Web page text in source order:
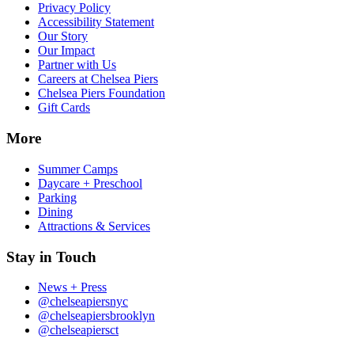
Privacy Policy​​​​‌ ‍ ​‍​‍‌‍ ‌ ​‍‌‍‍‌‌‍‌ ‌‍‍‌‌‍ ‍​‍​‍​ ‍‍​‍​‍‌ ​ ‌‍​‌‌‍ ‍‌‍‍‌‌ ‌​‌ ‍‌​‍ ‍‌‍‍‌‌‍ ​‍​‍​‍ ​​‍​‍‌‍‍​‌ ​‍‌‍‌‌‌‍‌‍​‍​‍​ ‍‍​‍​‍‌‍‍​‌ ‌​‌ ‌​‌ ​​‌ ​ ​ ‍‍​‍ ​‍ ‌‍​ ‌‍‍​‌‍‌‌‌‍ ​‌ ​ ‌‍‌‌‌‍​‌‌ ​​‌‍‍‌‌‍‌‌‌ ​‍‌ ​ ​‍ ‍‌ ​ ‌‍​‌‌‍ ‍‌‍‍‌‌ ‌​‌ ‍‌​‍ ‍‌ ​ ‌ ‌​‌ ‌‌‌‍‌​‌‍‍‌‌‍ ​‍ ‌‍‍‌‌‍ ‍‌ ‌​‌‍‌‌‌‍ ‍‌ ‌​​‍ ‌‍‌‌‌‍‌​‌‍‍‌‌ ‌​​‍ ‌‍ ‌‌‍ ‌‍‌​‌‍‌‌​ ‌‌ ​​‌ ​‍‌‍‌‌‌ ​ ‌‍‌‌‌‍ ‍‌ ‌​‌‍​‌‌ ‌​‌‍‍‌‌‍ ‌‍ ‍​ ‍ ‌‍‍‌‌‍‌​​ ‌‌‍‌‍‌‍ ‌‍ ‌ ‌​‌‍‌‌‌ ​‍​ ‍ ‌ ‌​‌ ‍‌‌ ​​‌‍‌‌​ ‌‌‍‌‍‌‍ ‌‍ ‌ ‌​‌‍‌‌‌ ​‍​ ‍ ‌ ​​‌‍​‌‌ ‌​‌‍‍​​ ‌‌‍​ ‌‍ ‌‍ ​‌ ‌‌‌‍ ‌‌‍ ‍‌ ​ ​‍‌‌​ ‌‌‌​​‍‌‌ ‌‍‍ ‌‍‌‌‌ ‍‌​‍‌‌​ ​ ‌​‌​​‍‌‌​ ​ ‌​‌​​‍‌‌​ ​‍​ ​‍‌‍​ ​ ​ ​ ‌​​ ​​‌‍​ ​ ‌‍‌‍‌​​ ‌​‌‍‌‍‌‍‌‌‌‍‌‌‌‍‌​​‍‌‌​ ​‍​ ​‍​‍‌‌​ ‌‌‌​‌​​‍ ‍‌‍ ​‌‍‍‌‌‍ ‍‌‍‍ ‌ ​ ​‍‌‌​ ‌‌‌​​‍‌‌ ‌‍‍ ‌‍‌‌‌ ‍‌​‍‌‌​ ​ ‌​‌​​‍‌‌​ ​ ‌​‌​​‍‌‌​ ​‍​ ​‍​ ​​​ ‍‌‌‍‌‌​ ‍​​ ‍‌​ ​‍‌‍​‍‌‍​‍​ ​‍​ ‍​‌‍​‌​ ​​​‍‌‌​ ​‍​ ​‍​‍‌‌​ ‌‌‌​‌​​‍ ‍‌‍ ‍‌‍​‌‌‍ ‌‌‍‌‌​ ‌‍​‍‌‍​‌‌ ​ ‌‍‌‌‌‌‌‌‌ ​‍‌‍ ​​ ‌‌‍‍​‌ ‌​‌ ‌​‌ ​​‌ ​ ​‍‌‌​ ​ ‌​​‌​‍‌‌​ ​‍‌​‌‍​‍‌‌​ ​‍‌​‌‍‌‍​ ‌‍‍​‌‍‌‌‌‍ ​‌ ​ ‌‍‌‌‌‍​‌‌ ​​‌‍‍‌‌‍‌‌‌ ​‍‌ ​ ​‍ ‍‌ ​ ‌‍​‌‌‍ ‍‌‍‍‌‌ ‌​‌ ‍‌​‍ ‍‌ ​ ‌ ‌​‌ ‌‌‌‍‌​‌‍‍‌‌‍ ​‍‌‍‌‍‍‌‌‍‌​​ ‌‌‍‌‍‌‍ ‌‍ ‌ ‌​‌‍‌‌‌ ​‍​‍‌‍‌ ‌​‌ ‍‌‌ ​​‌‍‌‌​ ‌‌‍‌‍‌‍ ‌‍ ‌ ‌​‌‍‌‌‌ ​‍​‍‌‍‌ ​​‌‍​‌‌ ‌​‌‍‍​​ ‌‌‍​ ‌‍ ‌‍ ​‌ ‌‌‌‍ ‌‌‍ ‍‌ ​ ​‍‌‌​ ‌‌‌​​‍‌‌ ‌‍‍ ‌‍‌‌‌ ‍‌​‍‌‌​ ​ ‌​‌​​‍‌‌​ ​ ‌​‌​​‍‌‌​ ​‍​ ​‍‌‍​ ​ ​ ​ ‌​​ ​​‌‍​ ​ ‌‍‌‍‌​​ ‌​‌‍‌‍‌‍‌‌‌‍‌‌‌‍‌​​‍‌‌​ ​‍​ ​‍​‍‌‌​ ‌‌‌​‌​​‍ ‍‌‍ ​‌‍‍‌‌‍ ‍‌‍‍ ‌ ​ ​‍‌‌​ ‌‌‌​​‍‌‌ ‌‍‍ ‌‍‌‌‌ ‍‌​‍‌‌​ ​ ‌​‌​​‍‌‌​ ​ ‌​‌​​‍‌‌​ ​‍​ ​‍​ ​​​ ‍‌‌‍‌‌​ ‍​​ ‍‌​ ​‍‌‍​‍‌‍​‍​ ​‍​ ‍​‌‍​‌​ ​​​‍‌‌​ ​‍​ ​‍​‍‌‌​ ‌‌‌​‌​​‍ ‍‌‍ ‍‌‍​‌‌‍ ‌‌‍‌‌​‍‌‍‌ ​​‌‍‌‌‌ ​‍‌ ​ ‌ ​​‌‍‌‌‌‍​ ‌ ‌​‌‍‍‌‌ ‌‍‌‍‌‌​ ‌‌ ​​‌ ‌‌‌‍​‍‌‍ ​‌‍‍‌‌ ​ ‌‍‍​‌‍‌‌‌‍‌​​‍​‍‌ ‌
Accessibility Statement​​​​‌ ‍ ​‍​‍‌‍ ‌ ​‍‌‍‍‌‌‍‌ ‌‍‍‌‌‍ ‍​‍​‍​ ‍‍​‍​‍‌ ​ ‌‍​‌‌‍ ‍‌‍‍‌‌ ‌​‌ ‍‌​‍ ‍‌‍‍‌‌‍ ​‍​‍​‍ ​​‍​‍‌‍‍​‌ ​‍‌‍‌‌‌‍‌‍​‍​‍​ ‍‍​‍​‍‌‍‍​‌ ‌​‌ ‌​‌ ​​‌ ​ ​ ‍‍​‍ ​‍ ‌‍​ ‌‍‍​‌‍‌‌‌‍ ​‌ ​ ‌‍‌‌‌‍​‌‌ ​​‌‍‍‌‌‍‌‌‌ ​‍‌ ​ ​‍ ‍‌ ​ ‌‍​‌‌‍ ‍‌‍‍‌‌ ‌​‌ ‍‌​‍ ‍‌ ​ ‌ ‌​‌ ‌‌‌‍‌​‌‍‍‌‌‍ ​‍ ‌‍‍‌‌‍ ‍‌ ‌​‌‍‌‌‌‍ ‍‌ ‌​​‍ ‌‍‌‌‌‍‌​‌‍‍‌‌ ‌​​‍ ‌‍ ‌‌‍ ‌‍‌​‌‍‌‌​ ‌‌ ​​‌ ​‍‌‍‌‌‌ ​ ‌‍‌‌‌‍ ‍‌ ‌​‌‍​‌‌ ‌​‌‍‍‌‌‍ ‌‍ ‍​ ‍ ‌‍‍‌‌‍‌​​ ‌‌‍‌‍‌‍ ‌‍ ‌ ‌​‌‍‌‌‌ ​‍​ ‍ ‌ ‌​‌ ‍‌‌ ​​‌‍‌‌​ ‌‌‍‌‍‌‍ ‌‍ ‌ ‌​‌‍‌‌‌ ​‍​ ‍ ‌ ​​‌‍​‌‌ ‌​‌‍‍​​ ‌‌‍​ ‌‍ ‌‍ ​‌ ‌‌‌‍ ‌‌‍ ‍‌ ​ ​‍‌‌​ ‌‌‌​​‍‌‌ ‌‍‍ ‌‍‌‌‌ ‍‌​‍‌‌​ ​ ‌​‌​​‍‌‌​ ​ ‌​‌​​‍‌‌​ ​‍​ ​‍‌‍​ ​ ​ ​ ‌​​ ​​‌‍​ ​ ‌‍‌‍‌​​ ‌​‌‍‌‍‌‍‌‌‌‍‌‌‌‍‌​​‍‌‌​ ​‍​ ​‍​‍‌‌​ ‌‌‌​‌​​‍ ‍‌‍ ​‌‍‍‌‌‍ ‍‌‍‍ ‌ ​ ​‍‌‌​ ‌‌‌​​‍‌‌ ‌‍‍ ‌‍‌‌‌ ‍‌​‍‌‌​ ​ ‌​‌​​‍‌‌​ ​ ‌​‌​​‍‌‌​ ​‍​ ​‍​ ​ ​ ‌‍​ ‌ ​ ​ ‌‍​‌​ ‌‍​ ‌ ​ ‍‌​ ​‌​ ‌‍‌‍‌​​ ​​​‍‌‌​ ​‍​ ​‍​‍‌‌​ ‌‌‌​‌​​‍ ‍‌‍ ‍‌‍​‌‌‍ ‌‌‍‌‌​ ‌‍​‍‌‍​‌‌ ​ ‌‍‌‌‌‌‌‌‌ ​‍‌‍ ​​ ‌‌‍‍​‌ ‌​‌ ‌​‌ ​​‌ ​ ​‍‌‌​ ​ ‌​​‌​‍‌‌​ ​‍‌​‌‍​‍‌‌​ ​‍‌​‌‍‌‍​ ‌‍‍​‌‍‌‌‌‍ ​‌ ​ ‌‍‌‌‌‍​‌‌ ​​‌‍‍‌‌‍‌‌‌ ​‍‌ ​ ​‍ ‍‌ ​ ‌‍​‌‌‍ ‍‌‍‍‌‌ ‌​‌ ‍‌​‍ ‍‌ ​ ‌ ‌​‌ ‌‌‌‍‌​‌‍‍‌‌‍ ​‍‌‍‌‍‍‌‌‍‌​​ ‌‌‍‌‍‌‍ ‌‍ ‌ ‌​‌‍‌‌‌ ​‍​‍‌‍‌ ‌​‌ ‍‌‌ ​​‌‍‌‌​ ‌‌‍‌‍‌‍ ‌‍ ‌ ‌​‌‍‌‌‌ ​‍​‍‌‍‌ ​​‌‍​‌‌ ‌​‌‍‍​​ ‌‌‍​ ‌‍ ‌‍ ​‌ ‌‌‌‍ ‌‌‍ ‍‌ ​ ​‍‌‌​ ‌‌‌​​‍‌‌ ‌‍‍ ‌‍‌‌‌ ‍‌​‍‌‌​ ​ ‌​‌​​‍‌‌​ ​ ‌​‌​​‍‌‌​ ​‍​ ​‍‌‍​ ​ ​ ​ ‌​​ ​​‌‍​ ​ ‌‍‌‍‌​​ ‌​‌‍‌‍‌‍‌‌‌‍‌‌‌‍‌​​‍‌‌​ ​‍​ ​‍​‍‌‌​ ‌‌‌​‌​​‍ ‍‌‍ ​‌‍‍‌‌‍ ‍‌‍‍ ‌ ​ ​‍‌‌​ ‌‌‌​​‍‌‌ ‌‍‍ ‌‍‌‌‌ ‍‌​‍‌‌​ ​ ‌​‌​​‍‌‌​ ​ ‌​‌​​‍‌‌​ ​‍​ ​‍​ ​ ​ ‌‍​ ‌ ​ ​ ‌‍​‌​ ‌‍​ ‌ ​ ‍‌​ ​‌​ ‌‍‌‍‌​​ ​​​‍‌‌​ ​‍​ ​‍​‍‌‌​ ‌‌‌​‌​​‍ ‍‌‍ ‍‌‍​‌‌‍ ‌‌‍‌‌​‍‌‍‌ ​​‌‍‌‌‌ ​‍‌ ​ ‌ ​​‌‍‌‌‌‍​ ‌ ‌​‌‍‍‌‌ ‌‍‌‍‌‌​ ‌‌ ​​‌ ‌‌‌‍​‍‌‍ ​‌‍‍‌‌ ​ ‌‍‍​‌‍‌‌‌‍‌​​‍​‍‌ ‌
Our Story​​​​‌ ‍ ​‍​‍‌‍ ‌ ​‍‌‍‍‌‌‍‌ ‌‍‍‌‌‍ ‍​‍​‍​ ‍‍​‍​‍‌ ​ ‌‍​‌‌‍ ‍‌‍‍‌‌ ‌​‌ ‍‌​‍ ‍‌‍‍‌‌‍ ​‍​‍​‍ ​​‍​‍‌‍‍​‌ ​‍‌‍‌‌‌‍‌‍​‍​‍​ ‍‍​‍​‍‌‍‍​‌ ‌​‌ ‌​‌ ​​‌ ​ ​ ‍‍​‍ ​‍ ‌‍​ ‌‍‍​‌‍‌‌‌‍ ​‌ ​ ‌‍‌‌‌‍​‌‌ ​​‌‍‍‌‌‍‌‌‌ ​‍‌ ​ ​‍ ‍‌ ​ ‌‍​‌‌‍ ‍‌‍‍‌‌ ‌​‌ ‍‌​‍ ‍‌ ​ ‌ ‌​‌ ‌‌‌‍‌​‌‍‍‌‌‍ ​‍ ‌‍‍‌‌‍ ‍‌ ‌​‌‍‌‌‌‍ ‍‌ ‌​​‍ ‌‍‌‌‌‍‌​‌‍‍‌‌ ‌​​‍ ‌‍ ‌‌‍ ‌‍‌​‌‍‌‌​ ‌‌ ​​‌ ​‍‌‍‌‌‌ ​ ‌‍‌‌‌‍ ‍‌ ‌​‌‍​‌‌ ‌​‌‍‍‌‌‍ ‌‍ ‍​ ‍ ‌‍‍‌‌‍‌​​ ‌‌‍‌‍‌‍ ‌‍ ‌ ‌​‌‍‌‌‌ ​‍​ ‍ ‌ ‌​‌ ‍‌‌ ​​‌‍‌‌​ ‌‌‍‌‍‌‍ ‌‍ ‌ ‌​‌‍‌‌‌ ​‍​ ‍ ‌ ​​‌‍​‌‌ ‌​‌‍‍​​ ‌‌‍​ ‌‍ ‌‍ ​‌ ‌‌‌‍ ‌‌‍ ‍‌ ​ ​‍‌‌​ ‌‌‌​​‍‌‌ ‌‍‍ ‌‍‌‌‌ ‍‌​‍‌‌​ ​ ‌​‌​​‍‌‌​ ​ ‌​‌​​‍‌‌​ ​‍​ ​‍‌‍​ ​ ​ ​ ‌​​ ​​‌‍​ ​ ‌‍‌‍‌​​ ‌​‌‍‌‍‌‍‌‌‌‍‌‌‌‍‌​​‍‌‌​ ​‍​ ​‍​‍‌‌​ ‌‌‌​‌​​‍ ‍‌‍ ​‌‍‍‌‌‍ ‍‌‍‍ ‌ ​ ​‍‌‌​ ‌‌‌​​‍‌‌ ‌‍‍ ‌‍‌‌‌ ‍‌​‍‌‌​ ​ ‌​‌​​‍‌‌​ ​ ‌​‌​​‍‌‌​ ​‍​ ​‍‌‍‌‍​ ​ ​ ‌‌‌‍‌​‌‍​ ​ ​​​ ​ ​ ‌‍​ ‌‍​ ​ ‌‍​‍​ ​‍​‍‌‌​ ​‍​ ​‍​‍‌‌​ ‌‌‌​‌​​‍ ‍‌‍ ‍‌‍​‌‌‍ ‌‌‍‌‌​ ‌‍​‍‌‍​‌‌ ​ ‌‍‌‌‌‌‌‌‌ ​‍‌‍ ​​ ‌‌‍‍​‌ ‌​‌ ‌​‌ ​​‌ ​ ​‍‌‌​ ​ ‌​​‌​‍‌‌​ ​‍‌​‌‍​‍‌‌​ ​‍‌​‌‍‌‍​ ‌‍‍​‌‍‌‌‌‍ ​‌ ​ ‌‍‌‌‌‍​‌‌ ​​‌‍‍‌‌‍‌‌‌ ​‍‌ ​ ​‍ ‍‌ ​ ‌‍​‌‌‍ ‍‌‍‍‌‌ ‌​‌ ‍‌​‍ ‍‌ ​ ‌ ‌​‌ ‌‌‌‍‌​‌‍‍‌‌‍ ​‍‌‍‌‍‍‌‌‍‌​​ ‌‌‍‌‍‌‍ ‌‍ ‌ ‌​‌‍‌‌‌ ​‍​‍‌‍‌ ‌​‌ ‍‌‌ ​​‌‍‌‌​ ‌‌‍‌‍‌‍ ‌‍ ‌ ‌​‌‍‌‌‌ ​‍​‍‌‍‌ ​​‌‍​‌‌ ‌​‌‍‍​​ ‌‌‍​ ‌‍ ‌‍ ​‌ ‌‌‌‍ ‌‌‍ ‍‌ ​ ​‍‌‌​ ‌‌‌​​‍‌‌ ‌‍‍ ‌‍‌‌‌ ‍‌​‍‌‌​ ​ ‌​‌​​‍‌‌​ ​ ‌​‌​​‍‌‌​ ​‍​ ​‍‌‍​ ​ ​ ​ ‌​​ ​​‌‍​ ​ ‌‍‌‍‌​​ ‌​‌‍‌‍‌‍‌‌‌‍‌‌‌‍‌​​‍‌‌​ ​‍​ ​‍​‍‌‌​ ‌‌‌​‌​​‍ ‍‌‍ ​‌‍‍‌‌‍ ‍‌‍‍ ‌ ​ ​‍‌‌​ ‌‌‌​​‍‌‌ ‌‍‍ ‌‍‌‌‌ ‍‌​‍‌‌​ ​ ‌​‌​​‍‌‌​ ​ ‌​‌​​‍‌‌​ ​‍​ ​‍‌‍‌‍​ ​ ​ ‌‌‌‍‌​‌‍​ ​ ​​​ ​ ​ ‌‍​ ‌‍​ ​ ‌‍​‍​ ​‍​‍‌‌​ ​‍​ ​‍​‍‌‌​ ‌‌‌​‌​​‍ ‍‌‍ ‍‌‍​‌‌‍ ‌‌‍‌‌​‍‌‍‌ ​​‌‍‌‌‌ ​‍‌ ​ ‌ ​​‌‍‌‌‌‍​ ‌ ‌​‌‍‍‌‌ ‌‍‌‍‌‌​ ‌‌ ​​‌ ‌‌‌‍​‍‌‍ ​‌‍‍‌‌ ​ ‌‍‍​‌‍‌‌‌‍‌​​‍​‍‌ ‌
Our Impact​​​​‌ ‍ ​‍​‍‌‍ ‌ ​‍‌‍‍‌‌‍‌ ‌‍‍‌‌‍ ‍​‍​‍​ ‍‍​‍​‍‌ ​ ‌‍​‌‌‍ ‍‌‍‍‌‌ ‌​‌ ‍‌​‍ ‍‌‍‍‌‌‍ ​‍​‍​‍ ​​‍​‍‌‍‍​‌ ​‍‌‍‌‌‌‍‌‍​‍​‍​ ‍‍​‍​‍‌‍‍​‌ ‌​‌ ‌​‌ ​​‌ ​ ​ ‍‍​‍ ​‍ ‌‍​ ‌‍‍​‌‍‌‌‌‍ ​‌ ​ ‌‍‌‌‌‍​‌‌ ​​‌‍‍‌‌‍‌‌‌ ​‍‌ ​ ​‍ ‍‌ ​ ‌‍​‌‌‍ ‍‌‍‍‌‌ ‌​‌ ‍‌​‍ ‍‌ ​ ‌ ‌​‌ ‌‌‌‍‌​‌‍‍‌‌‍ ​‍ ‌‍‍‌‌‍ ‍‌ ‌​‌‍‌‌‌‍ ‍‌ ‌​​‍ ‌‍‌‌‌‍‌​‌‍‍‌‌ ‌​​‍ ‌‍ ‌‌‍ ‌‍‌​‌‍‌‌​ ‌‌ ​​‌ ​‍‌‍‌‌‌ ​ ‌‍‌‌‌‍ ‍‌ ‌​‌‍​‌‌ ‌​‌‍‍‌‌‍ ‌‍ ‍​ ‍ ‌‍‍‌‌‍‌​​ ‌‌‍‌‍‌‍ ‌‍ ‌ ‌​‌‍‌‌‌ ​‍​ ‍ ‌ ‌​‌ ‍‌‌ ​​‌‍‌‌​ ‌‌‍‌‍‌‍ ‌‍ ‌ ‌​‌‍‌‌‌ ​‍​ ‍ ‌ ​​‌‍​‌‌ ‌​‌‍‍​​ ‌‌‍​ ‌‍ ‌‍ ​‌ ‌‌‌‍ ‌‌‍ ‍‌ ​ ​‍‌‌​ ‌‌‌​​‍‌‌ ‌‍‍ ‌‍‌‌‌ ‍‌​‍‌‌​ ​ ‌​‌​​‍‌‌​ ​ ‌​‌​​‍‌‌​ ​‍​ ​‍‌‍​ ​ ​ ​ ‌​​ ​​‌‍​ ​ ‌‍‌‍‌​​ ‌​‌‍‌‍‌‍‌‌‌‍‌‌‌‍‌​​‍‌‌​ ​‍​ ​‍​‍‌‌​ ‌‌‌​‌​​‍ ‍‌‍ ​‌‍‍‌‌‍ ‍‌‍‍ ‌ ​ ​‍‌‌​ ‌‌‌​​‍‌‌ ‌‍‍ ‌‍‌‌‌ ‍‌​‍‌‌​ ​ ‌​‌​​‍‌‌​ ​ ‌​‌​​‍‌‌​ ​‍​ ​‍‌‍‌‍​ ‍‌​ ​ ‌‍​‌​ ‌​​ ​‌‌‍​‌​ ​​‌‍‌‌​ ‌‍‌‍‌​​ ‌ ​‍‌‌​ ​‍​ ​‍​‍‌‌​ ‌‌‌​‌​​‍ ‍‌‍ ‍‌‍​‌‌‍ ‌‌‍‌‌​ ‌‍​‍‌‍​‌‌ ​ ‌‍‌‌‌‌‌‌‌ ​‍‌‍ ​​ ‌‌‍‍​‌ ‌​‌ ‌​‌ ​​‌ ​ ​‍‌‌​ ​ ‌​​‌​‍‌‌​ ​‍‌​‌‍​‍‌‌​ ​‍‌​‌‍‌‍​ ‌‍‍​‌‍‌‌‌‍ ​‌ ​ ‌‍‌‌‌‍​‌‌ ​​‌‍‍‌‌‍‌‌‌ ​‍‌ ​ ​‍ ‍‌ ​ ‌‍​‌‌‍ ‍‌‍‍‌‌ ‌​‌ ‍‌​‍ ‍‌ ​ ‌ ‌​‌ ‌‌‌‍‌​‌‍‍‌‌‍ ​‍‌‍‌‍‍‌‌‍‌​​ ‌‌‍‌‍‌‍ ‌‍ ‌ ‌​‌‍‌‌‌ ​‍​‍‌‍‌ ‌​‌ ‍‌‌ ​​‌‍‌‌​ ‌‌‍‌‍‌‍ ‌‍ ‌ ‌​‌‍‌‌‌ ​‍​‍‌‍‌ ​​‌‍​‌‌ ‌​‌‍‍​​ ‌‌‍​ ‌‍ ‌‍ ​‌ ‌‌‌‍ ‌‌‍ ‍‌ ​ ​‍‌‌​ ‌‌‌​​‍‌‌ ‌‍‍ ‌‍‌‌‌ ‍‌​‍‌‌​ ​ ‌​‌​​‍‌‌​ ​ ‌​‌​​‍‌‌​ ​‍​ ​‍‌‍​ ​ ​ ​ ‌​​ ​​‌‍​ ​ ‌‍‌‍‌​​ ‌​‌‍‌‍‌‍‌‌‌‍‌‌‌‍‌​​‍‌‌​ ​‍​ ​‍​‍‌‌​ ‌‌‌​‌​​‍ ‍‌‍ ​‌‍‍‌‌‍ ‍‌‍‍ ‌ ​ ​‍‌‌​ ‌‌‌​​‍‌‌ ‌‍‍ ‌‍‌‌‌ ‍‌​‍‌‌​ ​ ‌​‌​​‍‌‌​ ​ ‌​‌​​‍‌‌​ ​‍​ ​‍‌‍‌‍​ ‍‌​ ​ ‌‍​‌​ ‌​​ ​‌‌‍​‌​ ​​‌‍‌‌​ ‌‍‌‍‌​​ ‌ ​‍‌‌​ ​‍​ ​‍​‍‌‌​ ‌‌‌​‌​​‍ ‍‌‍ ‍‌‍​‌‌‍ ‌‌‍‌‌​‍‌‍‌ ​​‌‍‌‌‌ ​‍‌ ​ ‌ ​​‌‍‌‌‌‍​ ‌ ‌​‌‍‍‌‌ ‌‍‌‍‌‌​ ‌‌ ​​‌ ‌‌‌‍​‍‌‍ ​‌‍‍‌‌ ​ ‌‍‍​‌‍‌‌‌‍‌​​‍​‍‌ ‌
Partner with Us​​​​‌ ‍ ​‍​‍‌‍ ‌ ​‍‌‍‍‌‌‍‌ ‌‍‍‌‌‍ ‍​‍​‍​ ‍‍​‍​‍‌ ​ ‌‍​‌‌‍ ‍‌‍‍‌‌ ‌​‌ ‍‌​‍ ‍‌‍‍‌‌‍ ​‍​‍​‍ ​​‍​‍‌‍‍​‌ ​‍‌‍‌‌‌‍‌‍​‍​‍​ ‍‍​‍​‍‌‍‍​‌ ‌​‌ ‌​‌ ​​‌ ​ ​ ‍‍​‍ ​‍ ‌‍​ ‌‍‍​‌‍‌‌‌‍ ​‌ ​ ‌‍‌‌‌‍​‌‌ ​​‌‍‍‌‌‍‌‌‌ ​‍‌ ​ ​‍ ‍‌ ​ ‌‍​‌‌‍ ‍‌‍‍‌‌ ‌​‌ ‍‌​‍ ‍‌ ​ ‌ ‌​‌ ‌‌‌‍‌​‌‍‍‌‌‍ ​‍ ‌‍‍‌‌‍ ‍‌ ‌​‌‍‌‌‌‍ ‍‌ ‌​​‍ ‌‍‌‌‌‍‌​‌‍‍‌‌ ‌​​‍ ‌‍ ‌‌‍ ‌‍‌​‌‍‌‌​ ‌‌ ​​‌ ​‍‌‍‌‌‌ ​ ‌‍‌‌‌‍ ‍‌ ‌​‌‍​‌‌ ‌​‌‍‍‌‌‍ ‌‍ ‍​ ‍ ‌‍‍‌‌‍‌​​ ‌‌‍‌‍‌‍ ‌‍ ‌ ‌​‌‍‌‌‌ ​‍​ ‍ ‌ ‌​‌ ‍‌‌ ​​‌‍‌‌​ ‌‌‍‌‍‌‍ ‌‍ ‌ ‌​‌‍‌‌‌ ​‍​ ‍ ‌ ​​‌‍​‌‌ ‌​‌‍‍​​ ‌‌‍​ ‌‍ ‌‍ ​‌ ‌‌‌‍ ‌‌‍ ‍‌ ​ ​‍‌‌​ ‌‌‌​​‍‌‌ ‌‍‍ ‌‍‌‌‌ ‍‌​‍‌‌​ ​ ‌​‌​​‍‌‌​ ​ ‌​‌​​‍‌‌​ ​‍​ ​‍‌‍​ ​ ​ ​ ‌​​ ​​‌‍​ ​ ‌‍‌‍‌​​ ‌​‌‍‌‍‌‍‌‌‌‍‌‌‌‍‌​​‍‌‌​ ​‍​ ​‍​‍‌‌​ ‌‌‌​‌​​‍ ‍‌‍ ​‌‍‍‌‌‍ ‍‌‍‍ ‌ ​ ​‍‌‌​ ‌‌‌​​‍‌‌ ‌‍‍ ‌‍‌‌‌ ‍‌​‍‌‌​ ​ ‌​‌​​‍‌‌​ ​ ‌​‌​​‍‌‌​ ​‍​ ​‍‌‍‌‌‌‍‌‌​ ​‌‌‍​ ‌‍​ ​ ​​‌‍‌​‌‍‌‌‌‍​‍‌‍​‌​ ‍​‌‍‌‌‌‍​‍‌‍​‍‌‍‌‍​ ‍​‌‍‌‍‌‍‌​​ ​‌‌‍‌‌​ ​​​ ​ ​ ​​​ ‌‌​ ‍‌​ ​ ​ ‍‌​ ‌ ‌‍​‌​ ‍‌‌‍‌​​ ​​​‍‌‌​ ​‍​ ​‍​‍‌‌​ ‌‌‌​‌​​‍ ‍‌‍ ‍‌‍​‌‌‍ ‌‌‍‌‌​ ‌‍​‍‌‍​‌‌ ​ ‌‍‌‌‌‌‌‌‌ ​‍‌‍ ​​ ‌‌‍‍​‌ ‌​‌ ‌​‌ ​​‌ ​ ​‍‌‌​ ​ ‌​​‌​‍‌‌​ ​‍‌​‌‍​‍‌‌​ ​‍‌​‌‍‌‍​ ‌‍‍​‌‍‌‌‌‍ ​‌ ​ ‌‍‌‌‌‍​‌‌ ​​‌‍‍‌‌‍‌‌‌ ​‍‌ ​ ​‍ ‍‌ ​ ‌‍​‌‌‍ ‍‌‍‍‌‌ ‌​‌ ‍‌​‍ ‍‌ ​ ‌ ‌​‌ ‌‌‌‍‌​‌‍‍‌‌‍ ​‍‌‍‌‍‍‌‌‍‌​​ ‌‌‍‌‍‌‍ ‌‍ ‌ ‌​‌‍‌‌‌ ​‍​‍‌‍‌ ‌​‌ ‍‌‌ ​​‌‍‌‌​ ‌‌‍‌‍‌‍ ‌‍ ‌ ‌​‌‍‌‌‌ ​‍​‍‌‍‌ ​​‌‍​‌‌ ‌​‌‍‍​​ ‌‌‍​ ‌‍ ‌‍ ​‌ ‌‌‌‍ ‌‌‍ ‍‌ ​ ​‍‌‌​ ‌‌‌​​‍‌‌ ‌‍‍ ‌‍‌‌‌ ‍‌​‍‌‌​ ​ ‌​‌​​‍‌‌​ ​ ‌​‌​​‍‌‌​ ​‍​ ​‍‌‍​ ​ ​ ​ ‌​​ ​​‌‍​ ​ ‌‍‌‍‌​​ ‌​‌‍‌‍‌‍‌‌‌‍‌‌‌‍‌​​‍‌‌​ ​‍​ ​‍​‍‌‌​ ‌‌‌​‌​​‍ ‍‌‍ ​‌‍‍‌‌‍ ‍‌‍‍ ‌ ​ ​‍‌‌​ ‌‌‌​​‍‌‌ ‌‍‍ ‌‍‌‌‌ ‍‌​‍‌‌​ ​ ‌​‌​​‍‌‌​ ​ ‌​‌​​‍‌‌​ ​‍​ ​‍‌‍‌‌‌‍‌‌​ ​‌‌‍​ ‌‍​ ​ ​​‌‍‌​‌‍‌‌‌‍​‍‌‍​‌​ ‍​‌‍‌‌‌‍​‍‌‍​‍‌‍‌‍​ ‍​‌‍‌‍‌‍‌​​ ​‌‌‍‌‌​ ​​​ ​ ​ ​​​ ‌‌​ ‍‌​ ​ ​ ‍‌​ ‌ ‌‍​‌​ ‍‌‌‍‌​​ ​​​‍‌‌​ ​‍​ ​‍​‍‌‌​ ‌‌‌​‌​​‍ ‍‌‍ ‍‌‍​‌‌‍ ‌‌‍‌‌​‍‌‍‌ ​​‌‍‌‌‌ ​‍‌ ​ ‌ ​​‌‍‌‌‌‍​ ‌ ‌​‌‍‍‌‌ ‌‍‌‍‌‌​ ‌‌ ​​‌ ‌‌‌‍​‍‌‍ ​‌‍‍‌‌ ​ ‌‍‍​‌‍‌‌‌‍‌​​‍​‍‌ ‌
Careers at Chelsea Piers​​​​‌ ‍ ​‍​‍‌‍ ‌ ​‍‌‍‍‌‌‍‌ ‌‍‍‌‌‍ ‍​‍​‍​ ‍‍​‍​‍‌ ​ ‌‍​‌‌‍ ‍‌‍‍‌‌ ‌​‌ ‍‌​‍ ‍‌‍‍‌‌‍ ​‍​‍​‍ ​​‍​‍‌‍‍​‌ ​‍‌‍‌‌‌‍‌‍​‍​‍​ ‍‍​‍​‍‌‍‍​‌ ‌​‌ ‌​‌ ​​‌ ​ ​ ‍‍​‍ ​‍ ‌‍​ ‌‍‍​‌‍‌‌‌‍ ​‌ ​ ‌‍‌‌‌‍​‌‌ ​​‌‍‍‌‌‍‌‌‌ ​‍‌ ​ ​‍ ‍‌ ​ ‌‍​‌‌‍ ‍‌‍‍‌‌ ‌​‌ ‍‌​‍ ‍‌ ​ ‌ ‌​‌ ‌‌‌‍‌​‌‍‍‌‌‍ ​‍ ‌‍‍‌‌‍ ‍‌ ‌​‌‍‌‌‌‍ ‍‌ ‌​​‍ ‌‍‌‌‌‍‌​‌‍‍‌‌ ‌​​‍ ‌‍ ‌‌‍ ‌‍‌​‌‍‌‌​ ‌‌ ​​‌ ​‍‌‍‌‌‌ ​ ‌‍‌‌‌‍ ‍‌ ‌​‌‍​‌‌ ‌​‌‍‍‌‌‍ ‌‍ ‍​ ‍ ‌‍‍‌‌‍‌​​ ‌‌‍‌‍‌‍ ‌‍ ‌ ‌​‌‍‌‌‌ ​‍​ ‍ ‌ ‌​‌ ‍‌‌ ​​‌‍‌‌​ ‌‌‍‌‍‌‍ ‌‍ ‌ ‌​‌‍‌‌‌ ​‍​ ‍ ‌ ​​‌‍​‌‌ ‌​‌‍‍​​ ‌‌‍​ ‌‍ ‌‍ ​‌ ‌‌‌‍ ‌‌‍ ‍‌ ​ ​‍‌‌​ ‌‌‌​​‍‌‌ ‌‍‍ ‌‍‌‌‌ ‍‌​‍‌‌​ ​ ‌​‌​​‍‌‌​ ​ ‌​‌​​‍‌‌​ ​‍​ ​‍‌‍​ ​ ​ ​ ‌​​ ​​‌‍​ ​ ‌‍‌‍‌​​ ‌​‌‍‌‍‌‍‌‌‌‍‌‌‌‍‌​​‍‌‌​ ​‍​ ​‍​‍‌‌​ ‌‌‌​‌​​‍ ‍‌‍ ​‌‍‍‌‌‍ ‍‌‍‍ ‌ ​ ​‍‌‌​ ‌‌‌​​‍‌‌ ‌‍‍ ‌‍‌‌‌ ‍‌​‍‌‌​ ​ ‌​‌​​‍‌‌​ ​ ‌​‌​​‍‌‌​ ​‍​ ​‍​ ‌​​ ‍‌​ ​ ​ ‍​‌‍‌‌​ ​​​ ‍​​ ‌‍‌‍​‌​ ​ ‌‍​‍‌‍​ ​‍‌‌​ ​‍​ ​‍​‍‌‌​ ‌‌‌​‌​​‍ ‍‌‍ ‍‌‍​‌‌‍ ‌‌‍‌‌​ ‌‍​‍‌‍​‌‌ ​ ‌‍‌‌‌‌‌‌‌ ​‍‌‍ ​​ ‌‌‍‍​‌ ‌​‌ ‌​‌ ​​‌ ​ ​‍‌‌​ ​ ‌​​‌​‍‌‌​ ​‍‌​‌‍​‍‌‌​ ​‍‌​‌‍‌‍​ ‌‍‍​‌‍‌‌‌‍ ​‌ ​ ‌‍‌‌‌‍​‌‌ ​​‌‍‍‌‌‍‌‌‌ ​‍‌ ​ ​‍ ‍‌ ​ ‌‍​‌‌‍ ‍‌‍‍‌‌ ‌​‌ ‍‌​‍ ‍‌ ​ ‌ ‌​‌ ‌‌‌‍‌​‌‍‍‌‌‍ ​‍‌‍‌‍‍‌‌‍‌​​ ‌‌‍‌‍‌‍ ‌‍ ‌ ‌​‌‍‌‌‌ ​‍​‍‌‍‌ ‌​‌ ‍‌‌ ​​‌‍‌‌​ ‌‌‍‌‍‌‍ ‌‍ ‌ ‌​‌‍‌‌‌ ​‍​‍‌‍‌ ​​‌‍​‌‌ ‌​‌‍‍​​ ‌‌‍​ ‌‍ ‌‍ ​‌ ‌‌‌‍ ‌‌‍ ‍‌ ​ ​‍‌‌​ ‌‌‌​​‍‌‌ ‌‍‍ ‌‍‌‌‌ ‍‌​‍‌‌​ ​ ‌​‌​​‍‌‌​ ​ ‌​‌​​‍‌‌​ ​‍​ ​‍‌‍​ ​ ​ ​ ‌​​ ​​‌‍​ ​ ‌‍‌‍‌​​ ‌​‌‍‌‍‌‍‌‌‌‍‌‌‌‍‌​​‍‌‌​ ​‍​ ​‍​‍‌‌​ ‌‌‌​‌​​‍ ‍‌‍ ​‌‍‍‌‌‍ ‍‌‍‍ ‌ ​ ​‍‌‌​ ‌‌‌​​‍‌‌ ‌‍‍ ‌‍‌‌‌ ‍‌​‍‌‌​ ​ ‌​‌​​‍‌‌​ ​ ‌​‌​​‍‌‌​ ​‍​ ​‍​ ‌​​ ‍‌​ ​ ​ ‍​‌‍‌‌​ ​​​ ‍​​ ‌‍‌‍​‌​ ​ ‌‍​‍‌‍​ ​‍‌‌​ ​‍​ ​‍​‍‌‌​ ‌‌‌​‌​​‍ ‍‌‍ ‍‌‍​‌‌‍ ‌‌‍‌‌​‍‌‍‌ ​​‌‍‌‌‌ ​‍‌ ​ ‌ ​​‌‍‌‌‌‍​ ‌ ‌​‌‍‍‌‌ ‌‍‌‍‌‌​ ‌‌ ​​‌ ‌‌‌‍​‍‌‍ ​‌‍‍‌‌ ​ ‌‍‍​‌‍‌‌‌‍‌​​‍​‍‌ ‌
Chelsea Piers Foundation​​​​‌ ‍ ​‍​‍‌‍ ‌ ​‍‌‍‍‌‌‍‌ ‌‍‍‌‌‍ ‍​‍​‍​ ‍‍​‍​‍‌ ​ ‌‍​‌‌‍ ‍‌‍‍‌‌ ‌​‌ ‍‌​‍ ‍‌‍‍‌‌‍ ​‍​‍​‍ ​​‍​‍‌‍‍​‌ ​‍‌‍‌‌‌‍‌‍​‍​‍​ ‍‍​‍​‍‌‍‍​‌ ‌​‌ ‌​‌ ​​‌ ​ ​ ‍‍​‍ ​‍ ‌‍​ ‌‍‍​‌‍‌‌‌‍ ​‌ ​ ‌‍‌‌‌‍​‌‌ ​​‌‍‍‌‌‍‌‌‌ ​‍‌ ​ ​‍ ‍‌ ​ ‌‍​‌‌‍ ‍‌‍‍‌‌ ‌​‌ ‍‌​‍ ‍‌ ​ ‌ ‌​‌ ‌‌‌‍‌​‌‍‍‌‌‍ ​‍ ‌‍‍‌‌‍ ‍‌ ‌​‌‍‌‌‌‍ ‍‌ ‌​​‍ ‌‍‌‌‌‍‌​‌‍‍‌‌ ‌​​‍ ‌‍ ‌‌‍ ‌‍‌​‌‍‌‌​ ‌‌ ​​‌ ​‍‌‍‌‌‌ ​ ‌‍‌‌‌‍ ‍‌ ‌​‌‍​‌‌ ‌​‌‍‍‌‌‍ ‌‍ ‍​ ‍ ‌‍‍‌‌‍‌​​ ‌‌‍‌‍‌‍ ‌‍ ‌ ‌​‌‍‌‌‌ ​‍​ ‍ ‌ ‌​‌ ‍‌‌ ​​‌‍‌‌​ ‌‌‍‌‍‌‍ ‌‍ ‌ ‌​‌‍‌‌‌ ​‍​ ‍ ‌ ​​‌‍​‌‌ ‌​‌‍‍​​ ‌‌‍​ ‌‍ ‌‍ ​‌ ‌‌‌‍ ‌‌‍ ‍‌ ​ ​‍‌‌​ ‌‌‌​​‍‌‌ ‌‍‍ ‌‍‌‌‌ ‍‌​‍‌‌​ ​ ‌​‌​​‍‌‌​ ​ ‌​‌​​‍‌‌​ ​‍​ ​‍‌‍​ ​ ​ ​ ‌​​ ​​‌‍​ ​ ‌‍‌‍‌​​ ‌​‌‍‌‍‌‍‌‌‌‍‌‌‌‍‌​​‍‌‌​ ​‍​ ​‍​‍‌‌​ ‌‌‌​‌​​‍ ‍‌‍ ​‌‍‍‌‌‍ ‍‌‍‍ ‌ ​ ​‍‌‌​ ‌‌‌​​‍‌‌ ‌‍‍ ‌‍‌‌‌ ‍‌​‍‌‌​ ​ ‌​‌​​‍‌‌​ ​ ‌​‌​​‍‌‌​ ​‍​ ​‍​ ‌ ​ ‌ ​ ‌​​ ‌ ‌‍‌‍​ ‌ ‌‍‌​​ ‍‌​ ​ ​ ‌ ​ ‌ ‌‍‌‌​‍‌‌​ ​‍​ ​‍​‍‌‌​ ‌‌‌​‌​​‍ ‍‌‍ ‍‌‍​‌‌‍ ‌‌‍‌‌​ ‌‍​‍‌‍​‌‌ ​ ‌‍‌‌‌‌‌‌‌ ​‍‌‍ ​​ ‌‌‍‍​‌ ‌​‌ ‌​‌ ​​‌ ​ ​‍‌‌​ ​ ‌​​‌​‍‌‌​ ​‍‌​‌‍​‍‌‌​ ​‍‌​‌‍‌‍​ ‌‍‍​‌‍‌‌‌‍ ​‌ ​ ‌‍‌‌‌‍​‌‌ ​​‌‍‍‌‌‍‌‌‌ ​‍‌ ​ ​‍ ‍‌ ​ ‌‍​‌‌‍ ‍‌‍‍‌‌ ‌​‌ ‍‌​‍ ‍‌ ​ ‌ ‌​‌ ‌‌‌‍‌​‌‍‍‌‌‍ ​‍‌‍‌‍‍‌‌‍‌​​ ‌‌‍‌‍‌‍ ‌‍ ‌ ‌​‌‍‌‌‌ ​‍​‍‌‍‌ ‌​‌ ‍‌‌ ​​‌‍‌‌​ ‌‌‍‌‍‌‍ ‌‍ ‌ ‌​‌‍‌‌‌ ​‍​‍‌‍‌ ​​‌‍​‌‌ ‌​‌‍‍​​ ‌‌‍​ ‌‍ ‌‍ ​‌ ‌‌‌‍ ‌‌‍ ‍‌ ​ ​‍‌‌​ ‌‌‌​​‍‌‌ ‌‍‍ ‌‍‌‌‌ ‍‌​‍‌‌​ ​ ‌​‌​​‍‌‌​ ​ ‌​‌​​‍‌‌​ ​‍​ ​‍‌‍​ ​ ​ ​ ‌​​ ​​‌‍​ ​ ‌‍‌‍‌​​ ‌​‌‍‌‍‌‍‌‌‌‍‌‌‌‍‌​​‍‌‌​ ​‍​ ​‍​‍‌‌​ ‌‌‌​‌​​‍ ‍‌‍ ​‌‍‍‌‌‍ ‍‌‍‍ ‌ ​ ​‍‌‌​ ‌‌‌​​‍‌‌ ‌‍‍ ‌‍‌‌‌ ‍‌​‍‌‌​ ​ ‌​‌​​‍‌‌​ ​ ‌​‌​​‍‌‌​ ​‍​ ​‍​ ‌ ​ ‌ ​ ‌​​ ‌ ‌‍‌‍​ ‌ ‌‍‌​​ ‍‌​ ​ ​ ‌ ​ ‌ ‌‍‌‌​‍‌‌​ ​‍​ ​‍​‍‌‌​ ‌‌‌​‌​​‍ ‍‌‍ ‍‌‍​‌‌‍ ‌‌‍‌‌​‍‌‍‌ ​​‌‍‌‌‌ ​‍‌ ​ ‌ ​​‌‍‌‌‌‍​ ‌ ‌​‌‍‍‌‌ ‌‍‌‍‌‌​ ‌‌ ​​‌ ‌‌‌‍​‍‌‍ ​‌‍‍‌‌ ​ ‌‍‍​‌‍‌‌‌‍‌​​‍​‍‌ ‌
Gift Cards​​​​‌ ‍ ​‍​‍‌‍ ‌ ​‍‌‍‍‌‌‍‌ ‌‍‍‌‌‍ ‍​‍​‍​ ‍‍​‍​‍‌ ​ ‌‍​‌‌‍ ‍‌‍‍‌‌ ‌​‌ ‍‌​‍ ‍‌‍‍‌‌‍ ​‍​‍​‍ ​​‍​‍‌‍‍​‌ ​‍‌‍‌‌‌‍‌‍​‍​‍​ ‍‍​‍​‍‌‍‍​‌ ‌​‌ ‌​‌ ​​‌ ​ ​ ‍‍​‍ ​‍ ‌‍​ ‌‍‍​‌‍‌‌‌‍ ​‌ ​ ‌‍‌‌‌‍​‌‌ ​​‌‍‍‌‌‍‌‌‌ ​‍‌ ​ ​‍ ‍‌ ​ ‌‍​‌‌‍ ‍‌‍‍‌‌ ‌​‌ ‍‌​‍ ‍‌ ​ ‌ ‌​‌ ‌‌‌‍‌​‌‍‍‌‌‍ ​‍ ‌‍‍‌‌‍ ‍‌ ‌​‌‍‌‌‌‍ ‍‌ ‌​​‍ ‌‍‌‌‌‍‌​‌‍‍‌‌ ‌​​‍ ‌‍ ‌‌‍ ‌‍‌​‌‍‌‌​ ‌‌ ​​‌ ​‍‌‍‌‌‌ ​ ‌‍‌‌‌‍ ‍‌ ‌​‌‍​‌‌ ‌​‌‍‍‌‌‍ ‌‍ ‍​ ‍ ‌‍‍‌‌‍‌​​ ‌‌‍‌‍‌‍ ‌‍ ‌ ‌​‌‍‌‌‌ ​‍​ ‍ ‌ ‌​‌ ‍‌‌ ​​‌‍‌‌​ ‌‌‍‌‍‌‍ ‌‍ ‌ ‌​‌‍‌‌‌ ​‍​ ‍ ‌ ​​‌‍​‌‌ ‌​‌‍‍​​ ‌‌‍​ ‌‍ ‌‍ ​‌ ‌‌‌‍ ‌‌‍ ‍‌ ​ ​‍‌‌​ ‌‌‌​​‍‌‌ ‌‍‍ ‌‍‌‌‌ ‍‌​‍‌‌​ ​ ‌​‌​​‍‌‌​ ​ ‌​‌​​‍‌‌​ ​‍​ ​‍‌‍​ ​ ​ ​ ‌​​ ​​‌‍​ ​ ‌‍‌‍‌​​ ‌​‌‍‌‍‌‍‌‌‌‍‌‌‌‍‌​​‍‌‌​ ​‍​ ​‍​‍‌‌​ ‌‌‌​‌​​‍ ‍‌‍ ​‌‍‍‌‌‍ ‍‌‍‍ ‌ ​ ​‍‌‌​ ‌‌‌​​‍‌‌ ‌‍‍ ‌‍‌‌‌ ‍‌​‍‌‌​ ​ ‌​‌​​‍‌‌​ ​ ‌​‌​​‍‌‌​ ​‍​ ​‍‌‍‌​​ ‍​‌‍​ ‌‍​‌​ ‌​​ ‍‌​ ​‌‌‍‌‍​ ‍​​ ​ ​ ​ ​ ​​​‍‌‌​ ​‍​ ​‍​‍‌‌​ ‌‌‌​‌​​‍ ‍‌‍ ‍‌‍​‌‌‍ ‌‌‍‌‌​ ‌‍​‍‌‍​‌‌ ​ ‌‍‌‌‌‌‌‌‌ ​‍‌‍ ​​ ‌‌‍‍​‌ ‌​‌ ‌​‌ ​​‌ ​ ​‍‌‌​ ​ ‌​​‌​‍‌‌​ ​‍‌​‌‍​‍‌‌​ ​‍‌​‌‍‌‍​ ‌‍‍​‌‍‌‌‌‍ ​‌ ​ ‌‍‌‌‌‍​‌‌ ​​‌‍‍‌‌‍‌‌‌ ​‍‌ ​ ​‍ ‍‌ ​ ‌‍​‌‌‍ ‍‌‍‍‌‌ ‌​‌ ‍‌​‍ ‍‌ ​ ‌ ‌​‌ ‌‌‌‍‌​‌‍‍‌‌‍ ​‍‌‍‌‍‍‌‌‍‌​​ ‌‌‍‌‍‌‍ ‌‍ ‌ ‌​‌‍‌‌‌ ​‍​‍‌‍‌ ‌​‌ ‍‌‌ ​​‌‍‌‌​ ‌‌‍‌‍‌‍ ‌‍ ‌ ‌​‌‍‌‌‌ ​‍​‍‌‍‌ ​​‌‍​‌‌ ‌​‌‍‍​​ ‌‌‍​ ‌‍ ‌‍ ​‌ ‌‌‌‍ ‌‌‍ ‍‌ ​ ​‍‌‌​ ‌‌‌​​‍‌‌ ‌‍‍ ‌‍‌‌‌ ‍‌​‍‌‌​ ​ ‌​‌​​‍‌‌​ ​ ‌​‌​​‍‌‌​ ​‍​ ​‍‌‍​ ​ ​ ​ ‌​​ ​​‌‍​ ​ ‌‍‌‍‌​​ ‌​‌‍‌‍‌‍‌‌‌‍‌‌‌‍‌​​‍‌‌​ ​‍​ ​‍​‍‌‌​ ‌‌‌​‌​​‍ ‍‌‍ ​‌‍‍‌‌‍ ‍‌‍‍ ‌ ​ ​‍‌‌​ ‌‌‌​​‍‌‌ ‌‍‍ ‌‍‌‌‌ ‍‌​‍‌‌​ ​ ‌​‌​​‍‌‌​ ​ ‌​‌​​‍‌‌​ ​‍​ ​‍‌‍‌​​ ‍​‌‍​ ‌‍​‌​ ‌​​ ‍‌​ ​‌‌‍‌‍​ ‍​​ ​ ​ ​ ​ ​​​‍‌‌​ ​‍​ ​‍​‍‌‌​ ‌‌‌​‌​​‍ ‍‌‍ ‍‌‍​‌‌‍ ‌‌‍‌‌​‍‌‍‌ ​​‌‍‌‌‌ ​‍‌ ​ ‌ ​​‌‍‌‌‌‍​ ‌ ‌​‌‍‍‌‌ ‌‍‌‍‌‌​ ‌‌ ​​‌ ‌‌‌‍​‍‌‍ ​‌‍‍‌‌ ​ ‌‍‍​‌‍‌‌‌‍‌​​‍​‍‌ ‌
More​​​​‌ ‍ ​‍​‍‌‍ ‌ ​‍‌‍‍‌‌‍‌ ‌‍‍‌‌‍ ‍​‍​‍​ ‍‍​‍​‍‌ ​ ‌‍​‌‌‍ ‍‌‍‍‌‌ ‌​‌ ‍‌​‍ ‍‌‍‍‌‌‍ ​‍​‍​‍ ​​‍​‍‌‍‍​‌ ​‍‌‍‌‌‌‍‌‍​‍​‍​ ‍‍​‍​‍‌‍‍​‌ ‌​‌ ‌​‌ ​​‌ ​ ​ ‍‍​‍ ​‍ ‌‍​ ‌‍‍​‌‍‌‌‌‍ ​‌ ​ ‌‍‌‌‌‍​‌‌ ​​‌‍‍‌‌‍‌‌‌ ​‍‌ ​ ​‍ ‍‌ ​ ‌‍​‌‌‍ ‍‌‍‍‌‌ ‌​‌ ‍‌​‍ ‍‌ ​ ‌ ‌​‌ ‌‌‌‍‌​‌‍‍‌‌‍ ​‍ ‌‍‍‌‌‍ ‍‌ ‌​‌‍‌‌‌‍ ‍‌ ‌​​‍ ‌‍‌‌‌‍‌​‌‍‍‌‌ ‌​​‍ ‌‍ ‌‌‍ ‌‍‌​‌‍‌‌​ ‌‌ ​​‌ ​‍‌‍‌‌‌ ​ ‌‍‌‌‌‍ ‍‌ ‌​‌‍​‌‌ ‌​‌‍‍‌‌‍ ‌‍ ‍​ ‍ ‌‍‍‌‌‍‌​​ ‌‌‍‌‍‌‍ ‌‍ ‌ ‌​‌‍‌‌‌ ​‍​ ‍ ‌ ‌​‌ ‍‌‌ ​​‌‍‌‌​ ‌‌‍‌‍‌‍ ‌‍ ‌ ‌​‌‍‌‌‌ ​‍​ ‍ ‌ ​​‌‍​‌‌ ‌​‌‍‍​​ ‌‌‍​ ‌‍ ‌‍ ​‌ ‌‌‌‍ ‌‌‍ ‍‌ ​ ​‍‌‌​ ‌‌‌​​‍‌‌ ‌‍‍ ‌‍‌‌‌ ‍‌​‍‌‌​ ​ ‌​‌​​‍‌‌​ ​ ‌​‌​​‍‌‌​ ​‍​ ​‍​ ‌‌​ ​ ​ ‌‌​ ‍‌‌‍​ ​ ​‍‌‍‌​​ ‍​‌‍​‌​ ‍​​ ​ ​ ​ ​‍‌‌​ ​‍​ ​‍​‍‌‌​ ‌‌‌​‌​​‍ ‍‌ ‌​‌‍‍‌‌ ‌​‌‍ ​‌‍‌‌​ ‌‍​‍‌‍​‌‌ ​ ‌‍‌‌‌‌‌‌‌ ​‍‌‍ ​​ ‌‌‍‍​‌ ‌​‌ ‌​‌ ​​‌ ​ ​‍‌‌​ ​ ‌​​‌​‍‌‌​ ​‍‌​‌‍​‍‌‌​ ​‍‌​‌‍‌‍​ ‌‍‍​‌‍‌‌‌‍ ​‌ ​ ‌‍‌‌‌‍​‌‌ ​​‌‍‍‌‌‍‌‌‌ ​‍‌ ​ ​‍ ‍‌ ​ ‌‍​‌‌‍ ‍‌‍‍‌‌ ‌​‌ ‍‌​‍ ‍‌ ​ ‌ ‌​‌ ‌‌‌‍‌​‌‍‍‌‌‍ ​‍‌‍‌‍‍‌‌‍‌​​ ‌‌‍‌‍‌‍ ‌‍ ‌ ‌​‌‍‌‌‌ ​‍​‍‌‍‌ ‌​‌ ‍‌‌ ​​‌‍‌‌​ ‌‌‍‌‍‌‍ ‌‍ ‌ ‌​‌‍‌‌‌ ​‍​‍‌‍‌ ​​‌‍​‌‌ ‌​‌‍‍​​ ‌‌‍​ ‌‍ ‌‍ ​‌ ‌‌‌‍ ‌‌‍ ‍‌ ​ ​‍‌‌​ ‌‌‌​​‍‌‌ ‌‍‍ ‌‍‌‌‌ ‍‌​‍‌‌​ ​ ‌​‌​​‍‌‌​ ​ ‌​‌​​‍‌‌​ ​‍​ ​‍​ ‌‌​ ​ ​ ‌‌​ ‍‌‌‍​ ​ ​‍‌‍‌​​ ‍​‌‍​‌​ ‍​​ ​ ​ ​ ​‍‌‌​ ​‍​ ​‍​‍‌‌​ ‌‌‌​‌​​‍ ‍‌ ‌​‌‍‍‌‌ ‌​‌‍ ​‌‍‌‌​‍‌‍‌ ​​‌‍‌‌‌ ​‍‌ ​ ‌ ​​‌‍‌‌‌‍​ ‌ ‌​‌‍‍‌‌ ‌‍‌‍‌‌​ ‌‌ ​​‌ ‌‌‌‍​‍‌‍ ​‌‍‍‌‌ ​ ‌‍‍​‌‍‌‌‌‍‌​​‍​‍‌ ‌
Summer Camps​​​​‌ ‍ ​‍​‍‌‍ ‌ ​‍‌‍‍‌‌‍‌ ‌‍‍‌‌‍ ‍​‍​‍​ ‍‍​‍​‍‌ ​ ‌‍​‌‌‍ ‍‌‍‍‌‌ ‌​‌ ‍‌​‍ ‍‌‍‍‌‌‍ ​‍​‍​‍ ​​‍​‍‌‍‍​‌ ​‍‌‍‌‌‌‍‌‍​‍​‍​ ‍‍​‍​‍‌‍‍​‌ ‌​‌ ‌​‌ ​​‌ ​ ​ ‍‍​‍ ​‍ ‌‍​ ‌‍‍​‌‍‌‌‌‍ ​‌ ​ ‌‍‌‌‌‍​‌‌ ​​‌‍‍‌‌‍‌‌‌ ​‍‌ ​ ​‍ ‍‌ ​ ‌‍​‌‌‍ ‍‌‍‍‌‌ ‌​‌ ‍‌​‍ ‍‌ ​ ‌ ‌​‌ ‌‌‌‍‌​‌‍‍‌‌‍ ​‍ ‌‍‍‌‌‍ ‍‌ ‌​‌‍‌‌‌‍ ‍‌ ‌​​‍ ‌‍‌‌‌‍‌​‌‍‍‌‌ ‌​​‍ ‌‍ ‌‌‍ ‌‍‌​‌‍‌‌​ ‌‌ ​​‌ ​‍‌‍‌‌‌ ​ ‌‍‌‌‌‍ ‍‌ ‌​‌‍​‌‌ ‌​‌‍‍‌‌‍ ‌‍ ‍​ ‍ ‌‍‍‌‌‍‌​​ ‌‌‍‌‍‌‍ ‌‍ ‌ ‌​‌‍‌‌‌ ​‍​ ‍ ‌ ‌​‌ ‍‌‌ ​​‌‍‌‌​ ‌‌‍‌‍‌‍ ‌‍ ‌ ‌​‌‍‌‌‌ ​‍​ ‍ ‌ ​​‌‍​‌‌ ‌​‌‍‍​​ ‌‌‍​ ‌‍ ‌‍ ​‌ ‌‌‌‍ ‌‌‍ ‍‌ ​ ​‍‌‌​ ‌‌‌​​‍‌‌ ‌‍‍ ‌‍‌‌‌ ‍‌​‍‌‌​ ​ ‌​‌​​‍‌‌​ ​ ‌​‌​​‍‌‌​ ​‍​ ​‍​ ‌‌​ ​ ​ ‌‌​ ‍‌‌‍​ ​ ​‍‌‍‌​​ ‍​‌‍​‌​ ‍​​ ​ ​ ​ ​‍‌‌​ ​‍​ ​‍​‍‌‌​ ‌‌‌​‌​​‍ ‍‌‍ ​‌‍‍‌‌‍ ‍‌‍‍ ‌ ​ ​‍‌‌​ ‌‌‌​​‍‌‌ ‌‍‍ ‌‍‌‌‌ ‍‌​‍‌‌​ ​ ‌​‌​​‍‌‌​ ​ ‌​‌​​‍‌‌​ ​‍​ ​‍‌‍​ ​ ‌​‌‍​ ‌‍​‌‌‍​ ​ ​​‌‍​‌​ ‌​​ ‌ ​ ‍‌​ ‌‍‌‍‌​​‍‌‌​ ​‍​ ​‍​‍‌‌​ ‌‌‌​‌​​‍ ‍‌‍ ‍‌‍​‌‌‍ ‌‌‍‌‌​ ‌‍​‍‌‍​‌‌ ​ ‌‍‌‌‌‌‌‌‌ ​‍‌‍ ​​ ‌‌‍‍​‌ ‌​‌ ‌​‌ ​​‌ ​ ​‍‌‌​ ​ ‌​​‌​‍‌‌​ ​‍‌​‌‍​‍‌‌​ ​‍‌​‌‍‌‍​ ‌‍‍​‌‍‌‌‌‍ ​‌ ​ ‌‍‌‌‌‍​‌‌ ​​‌‍‍‌‌‍‌‌‌ ​‍‌ ​ ​‍ ‍‌ ​ ‌‍​‌‌‍ ‍‌‍‍‌‌ ‌​‌ ‍‌​‍ ‍‌ ​ ‌ ‌​‌ ‌‌‌‍‌​‌‍‍‌‌‍ ​‍‌‍‌‍‍‌‌‍‌​​ ‌‌‍‌‍‌‍ ‌‍ ‌ ‌​‌‍‌‌‌ ​‍​‍‌‍‌ ‌​‌ ‍‌‌ ​​‌‍‌‌​ ‌‌‍‌‍‌‍ ‌‍ ‌ ‌​‌‍‌‌‌ ​‍​‍‌‍‌ ​​‌‍​‌‌ ‌​‌‍‍​​ ‌‌‍​ ‌‍ ‌‍ ​‌ ‌‌‌‍ ‌‌‍ ‍‌ ​ ​‍‌‌​ ‌‌‌​​‍‌‌ ‌‍‍ ‌‍‌‌‌ ‍‌​‍‌‌​ ​ ‌​‌​​‍‌‌​ ​ ‌​‌​​‍‌‌​ ​‍​ ​‍​ ‌‌​ ​ ​ ‌‌​ ‍‌‌‍​ ​ ​‍‌‍‌​​ ‍​‌‍​‌​ ‍​​ ​ ​ ​ ​‍‌‌​ ​‍​ ​‍​‍‌‌​ ‌‌‌​‌​​‍ ‍‌‍ ​‌‍‍‌‌‍ ‍‌‍‍ ‌ ​ ​‍‌‌​ ‌‌‌​​‍‌‌ ‌‍‍ ‌‍‌‌‌ ‍‌​‍‌‌​ ​ ‌​‌​​‍‌‌​ ​ ‌​‌​​‍‌‌​ ​‍​ ​‍‌‍​ ​ ‌​‌‍​ ‌‍​‌‌‍​ ​ ​​‌‍​‌​ ‌​​ ‌ ​ ‍‌​ ‌‍‌‍‌​​‍‌‌​ ​‍​ ​‍​‍‌‌​ ‌‌‌​‌​​‍ ‍‌‍ ‍‌‍​‌‌‍ ‌‌‍‌‌​‍‌‍‌ ​​‌‍‌‌‌ ​‍‌ ​ ‌ ​​‌‍‌‌‌‍​ ‌ ‌​‌‍‍‌‌ ‌‍‌‍‌‌​ ‌‌ ​​‌ ‌‌‌‍​‍‌‍ ​‌‍‍‌‌ ​ ‌‍‍​‌‍‌‌‌‍‌​​‍​‍‌ ‌
Daycare + Preschool​​​​‌ ‍ ​‍​‍‌‍ ‌ ​‍‌‍‍‌‌‍‌ ‌‍‍‌‌‍ ‍​‍​‍​ ‍‍​‍​‍‌ ​ ‌‍​‌‌‍ ‍‌‍‍‌‌ ‌​‌ ‍‌​‍ ‍‌‍‍‌‌‍ ​‍​‍​‍ ​​‍​‍‌‍‍​‌ ​‍‌‍‌‌‌‍‌‍​‍​‍​ ‍‍​‍​‍‌‍‍​‌ ‌​‌ ‌​‌ ​​‌ ​ ​ ‍‍​‍ ​‍ ‌‍​ ‌‍‍​‌‍‌‌‌‍ ​‌ ​ ‌‍‌‌‌‍​‌‌ ​​‌‍‍‌‌‍‌‌‌ ​‍‌ ​ ​‍ ‍‌ ​ ‌‍​‌‌‍ ‍‌‍‍‌‌ ‌​‌ ‍‌​‍ ‍‌ ​ ‌ ‌​‌ ‌‌‌‍‌​‌‍‍‌‌‍ ​‍ ‌‍‍‌‌‍ ‍‌ ‌​‌‍‌‌‌‍ ‍‌ ‌​​‍ ‌‍‌‌‌‍‌​‌‍‍‌‌ ‌​​‍ ‌‍ ‌‌‍ ‌‍‌​‌‍‌‌​ ‌‌ ​​‌ ​‍‌‍‌‌‌ ​ ‌‍‌‌‌‍ ‍‌ ‌​‌‍​‌‌ ‌​‌‍‍‌‌‍ ‌‍ ‍​ ‍ ‌‍‍‌‌‍‌​​ ‌‌‍‌‍‌‍ ‌‍ ‌ ‌​‌‍‌‌‌ ​‍​ ‍ ‌ ‌​‌ ‍‌‌ ​​‌‍‌‌​ ‌‌‍‌‍‌‍ ‌‍ ‌ ‌​‌‍‌‌‌ ​‍​ ‍ ‌ ​​‌‍​‌‌ ‌​‌‍‍​​ ‌‌‍​ ‌‍ ‌‍ ​‌ ‌‌‌‍ ‌‌‍ ‍‌ ​ ​‍‌‌​ ‌‌‌​​‍‌‌ ‌‍‍ ‌‍‌‌‌ ‍‌​‍‌‌​ ​ ‌​‌​​‍‌‌​ ​ ‌​‌​​‍‌‌​ ​‍​ ​‍​ ‌‌​ ​ ​ ‌‌​ ‍‌‌‍​ ​ ​‍‌‍‌​​ ‍​‌‍​‌​ ‍​​ ​ ​ ​ ​‍‌‌​ ​‍​ ​‍​‍‌‌​ ‌‌‌​‌​​‍ ‍‌‍ ​‌‍‍‌‌‍ ‍‌‍‍ ‌ ​ ​‍‌‌​ ‌‌‌​​‍‌‌ ‌‍‍ ‌‍‌‌‌ ‍‌​‍‌‌​ ​ ‌​‌​​‍‌‌​ ​ ‌​‌​​‍‌‌​ ​‍​ ​‍​ ​ ​ ​‌​ ‍​​ ​ ​ ​ ​ ​‍​ ​ ‌‍​‌​ ‌‍​ ‌‍​ ‌‍‌‍​‌​‍‌‌​ ​‍​ ​‍​‍‌‌​ ‌‌‌​‌​​‍ ‍‌‍ ‍‌‍​‌‌‍ ‌‌‍‌‌​ ‌‍​‍‌‍​‌‌ ​ ‌‍‌‌‌‌‌‌‌ ​‍‌‍ ​​ ‌‌‍‍​‌ ‌​‌ ‌​‌ ​​‌ ​ ​‍‌‌​ ​ ‌​​‌​‍‌‌​ ​‍‌​‌‍​‍‌‌​ ​‍‌​‌‍‌‍​ ‌‍‍​‌‍‌‌‌‍ ​‌ ​ ‌‍‌‌‌‍​‌‌ ​​‌‍‍‌‌‍‌‌‌ ​‍‌ ​ ​‍ ‍‌ ​ ‌‍​‌‌‍ ‍‌‍‍‌‌ ‌​‌ ‍‌​‍ ‍‌ ​ ‌ ‌​‌ ‌‌‌‍‌​‌‍‍‌‌‍ ​‍‌‍‌‍‍‌‌‍‌​​ ‌‌‍‌‍‌‍ ‌‍ ‌ ‌​‌‍‌‌‌ ​‍​‍‌‍‌ ‌​‌ ‍‌‌ ​​‌‍‌‌​ ‌‌‍‌‍‌‍ ‌‍ ‌ ‌​‌‍‌‌‌ ​‍​‍‌‍‌ ​​‌‍​‌‌ ‌​‌‍‍​​ ‌‌‍​ ‌‍ ‌‍ ​‌ ‌‌‌‍ ‌‌‍ ‍‌ ​ ​‍‌‌​ ‌‌‌​​‍‌‌ ‌‍‍ ‌‍‌‌‌ ‍‌​‍‌‌​ ​ ‌​‌​​‍‌‌​ ​ ‌​‌​​‍‌‌​ ​‍​ ​‍​ ‌‌​ ​ ​ ‌‌​ ‍‌‌‍​ ​ ​‍‌‍‌​​ ‍​‌‍​‌​ ‍​​ ​ ​ ​ ​‍‌‌​ ​‍​ ​‍​‍‌‌​ ‌‌‌​‌​​‍ ‍‌‍ ​‌‍‍‌‌‍ ‍‌‍‍ ‌ ​ ​‍‌‌​ ‌‌‌​​‍‌‌ ‌‍‍ ‌‍‌‌‌ ‍‌​‍‌‌​ ​ ‌​‌​​‍‌‌​ ​ ‌​‌​​‍‌‌​ ​‍​ ​‍​ ​ ​ ​‌​ ‍​​ ​ ​ ​ ​ ​‍​ ​ ‌‍​‌​ ‌‍​ ‌‍​ ‌‍‌‍​‌​‍‌‌​ ​‍​ ​‍​‍‌‌​ ‌‌‌​‌​​‍ ‍‌‍ ‍‌‍​‌‌‍ ‌‌‍‌‌​‍‌‍‌ ​​‌‍‌‌‌ ​‍‌ ​ ‌ ​​‌‍‌‌‌‍​ ‌ ‌​‌‍‍‌‌ ‌‍‌‍‌‌​ ‌‌ ​​‌ ‌‌‌‍​‍‌‍ ​‌‍‍‌‌ ​ ‌‍‍​‌‍‌‌‌‍‌​​‍​‍‌ ‌
Parking​​​​‌ ‍ ​‍​‍‌‍ ‌ ​‍‌‍‍‌‌‍‌ ‌‍‍‌‌‍ ‍​‍​‍​ ‍‍​‍​‍‌ ​ ‌‍​‌‌‍ ‍‌‍‍‌‌ ‌​‌ ‍‌​‍ ‍‌‍‍‌‌‍ ​‍​‍​‍ ​​‍​‍‌‍‍​‌ ​‍‌‍‌‌‌‍‌‍​‍​‍​ ‍‍​‍​‍‌‍‍​‌ ‌​‌ ‌​‌ ​​‌ ​ ​ ‍‍​‍ ​‍ ‌‍​ ‌‍‍​‌‍‌‌‌‍ ​‌ ​ ‌‍‌‌‌‍​‌‌ ​​‌‍‍‌‌‍‌‌‌ ​‍‌ ​ ​‍ ‍‌ ​ ‌‍​‌‌‍ ‍‌‍‍‌‌ ‌​‌ ‍‌​‍ ‍‌ ​ ‌ ‌​‌ ‌‌‌‍‌​‌‍‍‌‌‍ ​‍ ‌‍‍‌‌‍ ‍‌ ‌​‌‍‌‌‌‍ ‍‌ ‌​​‍ ‌‍‌‌‌‍‌​‌‍‍‌‌ ‌​​‍ ‌‍ ‌‌‍ ‌‍‌​‌‍‌‌​ ‌‌ ​​‌ ​‍‌‍‌‌‌ ​ ‌‍‌‌‌‍ ‍‌ ‌​‌‍​‌‌ ‌​‌‍‍‌‌‍ ‌‍ ‍​ ‍ ‌‍‍‌‌‍‌​​ ‌‌‍‌‍‌‍ ‌‍ ‌ ‌​‌‍‌‌‌ ​‍​ ‍ ‌ ‌​‌ ‍‌‌ ​​‌‍‌‌​ ‌‌‍‌‍‌‍ ‌‍ ‌ ‌​‌‍‌‌‌ ​‍​ ‍ ‌ ​​‌‍​‌‌ ‌​‌‍‍​​ ‌‌‍​ ‌‍ ‌‍ ​‌ ‌‌‌‍ ‌‌‍ ‍‌ ​ ​‍‌‌​ ‌‌‌​​‍‌‌ ‌‍‍ ‌‍‌‌‌ ‍‌​‍‌‌​ ​ ‌​‌​​‍‌‌​ ​ ‌​‌​​‍‌‌​ ​‍​ ​‍​ ‌‌​ ​ ​ ‌‌​ ‍‌‌‍​ ​ ​‍‌‍‌​​ ‍​‌‍​‌​ ‍​​ ​ ​ ​ ​‍‌‌​ ​‍​ ​‍​‍‌‌​ ‌‌‌​‌​​‍ ‍‌‍ ​‌‍‍‌‌‍ ‍‌‍‍ ‌ ​ ​‍‌‌​ ‌‌‌​​‍‌‌ ‌‍‍ ‌‍‌‌‌ ‍‌​‍‌‌​ ​ ‌​‌​​‍‌‌​ ​ ‌​‌​​‍‌‌​ ​‍​ ​‍‌‍​‍​ ​​‌‍‌‍​ ‌‍‌‍‌‍​ ​‌‌‍‌‌‌‍‌‍​ ‌ ​ ​‌‌‍‌‍‌‍‌​​‍‌‌​ ​‍​ ​‍​‍‌‌​ ‌‌‌​‌​​‍ ‍‌‍ ‍‌‍​‌‌‍ ‌‌‍‌‌​ ‌‍​‍‌‍​‌‌ ​ ‌‍‌‌‌‌‌‌‌ ​‍‌‍ ​​ ‌‌‍‍​‌ ‌​‌ ‌​‌ ​​‌ ​ ​‍‌‌​ ​ ‌​​‌​‍‌‌​ ​‍‌​‌‍​‍‌‌​ ​‍‌​‌‍‌‍​ ‌‍‍​‌‍‌‌‌‍ ​‌ ​ ‌‍‌‌‌‍​‌‌ ​​‌‍‍‌‌‍‌‌‌ ​‍‌ ​ ​‍ ‍‌ ​ ‌‍​‌‌‍ ‍‌‍‍‌‌ ‌​‌ ‍‌​‍ ‍‌ ​ ‌ ‌​‌ ‌‌‌‍‌​‌‍‍‌‌‍ ​‍‌‍‌‍‍‌‌‍‌​​ ‌‌‍‌‍‌‍ ‌‍ ‌ ‌​‌‍‌‌‌ ​‍​‍‌‍‌ ‌​‌ ‍‌‌ ​​‌‍‌‌​ ‌‌‍‌‍‌‍ ‌‍ ‌ ‌​‌‍‌‌‌ ​‍​‍‌‍‌ ​​‌‍​‌‌ ‌​‌‍‍​​ ‌‌‍​ ‌‍ ‌‍ ​‌ ‌‌‌‍ ‌‌‍ ‍‌ ​ ​‍‌‌​ ‌‌‌​​‍‌‌ ‌‍‍ ‌‍‌‌‌ ‍‌​‍‌‌​ ​ ‌​‌​​‍‌‌​ ​ ‌​‌​​‍‌‌​ ​‍​ ​‍​ ‌‌​ ​ ​ ‌‌​ ‍‌‌‍​ ​ ​‍‌‍‌​​ ‍​‌‍​‌​ ‍​​ ​ ​ ​ ​‍‌‌​ ​‍​ ​‍​‍‌‌​ ‌‌‌​‌​​‍ ‍‌‍ ​‌‍‍‌‌‍ ‍‌‍‍ ‌ ​ ​‍‌‌​ ‌‌‌​​‍‌‌ ‌‍‍ ‌‍‌‌‌ ‍‌​‍‌‌​ ​ ‌​‌​​‍‌‌​ ​ ‌​‌​​‍‌‌​ ​‍​ ​‍‌‍​‍​ ​​‌‍‌‍​ ‌‍‌‍‌‍​ ​‌‌‍‌‌‌‍‌‍​ ‌ ​ ​‌‌‍‌‍‌‍‌​​‍‌‌​ ​‍​ ​‍​‍‌‌​ ‌‌‌​‌​​‍ ‍‌‍ ‍‌‍​‌‌‍ ‌‌‍‌‌​‍‌‍‌ ​​‌‍‌‌‌ ​‍‌ ​ ‌ ​​‌‍‌‌‌‍​ ‌ ‌​‌‍‍‌‌ ‌‍‌‍‌‌​ ‌‌ ​​‌ ‌‌‌‍​‍‌‍ ​‌‍‍‌‌ ​ ‌‍‍​‌‍‌‌‌‍‌​​‍​‍‌ ‌
Dining​​​​‌ ‍ ​‍​‍‌‍ ‌ ​‍‌‍‍‌‌‍‌ ‌‍‍‌‌‍ ‍​‍​‍​ ‍‍​‍​‍‌ ​ ‌‍​‌‌‍ ‍‌‍‍‌‌ ‌​‌ ‍‌​‍ ‍‌‍‍‌‌‍ ​‍​‍​‍ ​​‍​‍‌‍‍​‌ ​‍‌‍‌‌‌‍‌‍​‍​‍​ ‍‍​‍​‍‌‍‍​‌ ‌​‌ ‌​‌ ​​‌ ​ ​ ‍‍​‍ ​‍ ‌‍​ ‌‍‍​‌‍‌‌‌‍ ​‌ ​ ‌‍‌‌‌‍​‌‌ ​​‌‍‍‌‌‍‌‌‌ ​‍‌ ​ ​‍ ‍‌ ​ ‌‍​‌‌‍ ‍‌‍‍‌‌ ‌​‌ ‍‌​‍ ‍‌ ​ ‌ ‌​‌ ‌‌‌‍‌​‌‍‍‌‌‍ ​‍ ‌‍‍‌‌‍ ‍‌ ‌​‌‍‌‌‌‍ ‍‌ ‌​​‍ ‌‍‌‌‌‍‌​‌‍‍‌‌ ‌​​‍ ‌‍ ‌‌‍ ‌‍‌​‌‍‌‌​ ‌‌ ​​‌ ​‍‌‍‌‌‌ ​ ‌‍‌‌‌‍ ‍‌ ‌​‌‍​‌‌ ‌​‌‍‍‌‌‍ ‌‍ ‍​ ‍ ‌‍‍‌‌‍‌​​ ‌‌‍‌‍‌‍ ‌‍ ‌ ‌​‌‍‌‌‌ ​‍​ ‍ ‌ ‌​‌ ‍‌‌ ​​‌‍‌‌​ ‌‌‍‌‍‌‍ ‌‍ ‌ ‌​‌‍‌‌‌ ​‍​ ‍ ‌ ​​‌‍​‌‌ ‌​‌‍‍​​ ‌‌‍​ ‌‍ ‌‍ ​‌ ‌‌‌‍ ‌‌‍ ‍‌ ​ ​‍‌‌​ ‌‌‌​​‍‌‌ ‌‍‍ ‌‍‌‌‌ ‍‌​‍‌‌​ ​ ‌​‌​​‍‌‌​ ​ ‌​‌​​‍‌‌​ ​‍​ ​‍​ ‌‌​ ​ ​ ‌‌​ ‍‌‌‍​ ​ ​‍‌‍‌​​ ‍​‌‍​‌​ ‍​​ ​ ​ ​ ​‍‌‌​ ​‍​ ​‍​‍‌‌​ ‌‌‌​‌​​‍ ‍‌‍ ​‌‍‍‌‌‍ ‍‌‍‍ ‌ ​ ​‍‌‌​ ‌‌‌​​‍‌‌ ‌‍‍ ‌‍‌‌‌ ‍‌​‍‌‌​ ​ ‌​‌​​‍‌‌​ ​ ‌​‌​​‍‌‌​ ​‍​ ​‍​ ‍​‌‍‌‍‌‍‌​​ ‌‍​ ‍‌‌‍​‍‌‍‌‌​ ‌ ‌‍‌‍​ ‌​​ ‌​​ ​‍​‍‌‌​ ​‍​ ​‍​‍‌‌​ ‌‌‌​‌​​‍ ‍‌‍ ‍‌‍​‌‌‍ ‌‌‍‌‌​ ‌‍​‍‌‍​‌‌ ​ ‌‍‌‌‌‌‌‌‌ ​‍‌‍ ​​ ‌‌‍‍​‌ ‌​‌ ‌​‌ ​​‌ ​ ​‍‌‌​ ​ ‌​​‌​‍‌‌​ ​‍‌​‌‍​‍‌‌​ ​‍‌​‌‍‌‍​ ‌‍‍​‌‍‌‌‌‍ ​‌ ​ ‌‍‌‌‌‍​‌‌ ​​‌‍‍‌‌‍‌‌‌ ​‍‌ ​ ​‍ ‍‌ ​ ‌‍​‌‌‍ ‍‌‍‍‌‌ ‌​‌ ‍‌​‍ ‍‌ ​ ‌ ‌​‌ ‌‌‌‍‌​‌‍‍‌‌‍ ​‍‌‍‌‍‍‌‌‍‌​​ ‌‌‍‌‍‌‍ ‌‍ ‌ ‌​‌‍‌‌‌ ​‍​‍‌‍‌ ‌​‌ ‍‌‌ ​​‌‍‌‌​ ‌‌‍‌‍‌‍ ‌‍ ‌ ‌​‌‍‌‌‌ ​‍​‍‌‍‌ ​​‌‍​‌‌ ‌​‌‍‍​​ ‌‌‍​ ‌‍ ‌‍ ​‌ ‌‌‌‍ ‌‌‍ ‍‌ ​ ​‍‌‌​ ‌‌‌​​‍‌‌ ‌‍‍ ‌‍‌‌‌ ‍‌​‍‌‌​ ​ ‌​‌​​‍‌‌​ ​ ‌​‌​​‍‌‌​ ​‍​ ​‍​ ‌‌​ ​ ​ ‌‌​ ‍‌‌‍​ ​ ​‍‌‍‌​​ ‍​‌‍​‌​ ‍​​ ​ ​ ​ ​‍‌‌​ ​‍​ ​‍​‍‌‌​ ‌‌‌​‌​​‍ ‍‌‍ ​‌‍‍‌‌‍ ‍‌‍‍ ‌ ​ ​‍‌‌​ ‌‌‌​​‍‌‌ ‌‍‍ ‌‍‌‌‌ ‍‌​‍‌‌​ ​ ‌​‌​​‍‌‌​ ​ ‌​‌​​‍‌‌​ ​‍​ ​‍​ ‍​‌‍‌‍‌‍‌​​ ‌‍​ ‍‌‌‍​‍‌‍‌‌​ ‌ ‌‍‌‍​ ‌​​ ‌​​ ​‍​‍‌‌​ ​‍​ ​‍​‍‌‌​ ‌‌‌​‌​​‍ ‍‌‍ ‍‌‍​‌‌‍ ‌‌‍‌‌​‍‌‍‌ ​​‌‍‌‌‌ ​‍‌ ​ ‌ ​​‌‍‌‌‌‍​ ‌ ‌​‌‍‍‌‌ ‌‍‌‍‌‌​ ‌‌ ​​‌ ‌‌‌‍​‍‌‍ ​‌‍‍‌‌ ​ ‌‍‍​‌‍‌‌‌‍‌​​‍​‍‌ ‌
Attractions & Services​​​​‌ ‍ ​‍​‍‌‍ ‌ ​‍‌‍‍‌‌‍‌ ‌‍‍‌‌‍ ‍​‍​‍​ ‍‍​‍​‍‌ ​ ‌‍​‌‌‍ ‍‌‍‍‌‌ ‌​‌ ‍‌​‍ ‍‌‍‍‌‌‍ ​‍​‍​‍ ​​‍​‍‌‍‍​‌ ​‍‌‍‌‌‌‍‌‍​‍​‍​ ‍‍​‍​‍‌‍‍​‌ ‌​‌ ‌​‌ ​​‌ ​ ​ ‍‍​‍ ​‍ ‌‍​ ‌‍‍​‌‍‌‌‌‍ ​‌ ​ ‌‍‌‌‌‍​‌‌ ​​‌‍‍‌‌‍‌‌‌ ​‍‌ ​ ​‍ ‍‌ ​ ‌‍​‌‌‍ ‍‌‍‍‌‌ ‌​‌ ‍‌​‍ ‍‌ ​ ‌ ‌​‌ ‌‌‌‍‌​‌‍‍‌‌‍ ​‍ ‌‍‍‌‌‍ ‍‌ ‌​‌‍‌‌‌‍ ‍‌ ‌​​‍ ‌‍‌‌‌‍‌​‌‍‍‌‌ ‌​​‍ ‌‍ ‌‌‍ ‌‍‌​‌‍‌‌​ ‌‌ ​​‌ ​‍‌‍‌‌‌ ​ ‌‍‌‌‌‍ ‍‌ ‌​‌‍​‌‌ ‌​‌‍‍‌‌‍ ‌‍ ‍​ ‍ ‌‍‍‌‌‍‌​​ ‌‌‍‌‍‌‍ ‌‍ ‌ ‌​‌‍‌‌‌ ​‍​ ‍ ‌ ‌​‌ ‍‌‌ ​​‌‍‌‌​ ‌‌‍‌‍‌‍ ‌‍ ‌ ‌​‌‍‌‌‌ ​‍​ ‍ ‌ ​​‌‍​‌‌ ‌​‌‍‍​​ ‌‌‍​ ‌‍ ‌‍ ​‌ ‌‌‌‍ ‌‌‍ ‍‌ ​ ​‍‌‌​ ‌‌‌​​‍‌‌ ‌‍‍ ‌‍‌‌‌ ‍‌​‍‌‌​ ​ ‌​‌​​‍‌‌​ ​ ‌​‌​​‍‌‌​ ​‍​ ​‍​ ‌‌​ ​ ​ ‌‌​ ‍‌‌‍​ ​ ​‍‌‍‌​​ ‍​‌‍​‌​ ‍​​ ​ ​ ​ ​‍‌‌​ ​‍​ ​‍​‍‌‌​ ‌‌‌​‌​​‍ ‍‌‍ ​‌‍‍‌‌‍ ‍‌‍‍ ‌ ​ ​‍‌‌​ ‌‌‌​​‍‌‌ ‌‍‍ ‌‍‌‌‌ ‍‌​‍‌‌​ ​ ‌​‌​​‍‌‌​ ​ ‌​‌​​‍‌‌​ ​‍​ ​‍​ ​​​ ​ ​ ‍‌​ ‍‌​ ​‍​ ‌​‌‍​‍​ ‌ ​ ​‍​ ‌ ‌‍​‍‌‍‌​​‍‌‌​ ​‍​ ​‍​‍‌‌​ ‌‌‌​‌​​‍ ‍‌‍ ‍‌‍​‌‌‍ ‌‌‍‌‌​ ‌‍​‍‌‍​‌‌ ​ ‌‍‌‌‌‌‌‌‌ ​‍‌‍ ​​ ‌‌‍‍​‌ ‌​‌ ‌​‌ ​​‌ ​ ​‍‌‌​ ​ ‌​​‌​‍‌‌​ ​‍‌​‌‍​‍‌‌​ ​‍‌​‌‍‌‍​ ‌‍‍​‌‍‌‌‌‍ ​‌ ​ ‌‍‌‌‌‍​‌‌ ​​‌‍‍‌‌‍‌‌‌ ​‍‌ ​ ​‍ ‍‌ ​ ‌‍​‌‌‍ ‍‌‍‍‌‌ ‌​‌ ‍‌​‍ ‍‌ ​ ‌ ‌​‌ ‌‌‌‍‌​‌‍‍‌‌‍ ​‍‌‍‌‍‍‌‌‍‌​​ ‌‌‍‌‍‌‍ ‌‍ ‌ ‌​‌‍‌‌‌ ​‍​‍‌‍‌ ‌​‌ ‍‌‌ ​​‌‍‌‌​ ‌‌‍‌‍‌‍ ‌‍ ‌ ‌​‌‍‌‌‌ ​‍​‍‌‍‌ ​​‌‍​‌‌ ‌​‌‍‍​​ ‌‌‍​ ‌‍ ‌‍ ​‌ ‌‌‌‍ ‌‌‍ ‍‌ ​ ​‍‌‌​ ‌‌‌​​‍‌‌ ‌‍‍ ‌‍‌‌‌ ‍‌​‍‌‌​ ​ ‌​‌​​‍‌‌​ ​ ‌​‌​​‍‌‌​ ​‍​ ​‍​ ‌‌​ ​ ​ ‌‌​ ‍‌‌‍​ ​ ​‍‌‍‌​​ ‍​‌‍​‌​ ‍​​ ​ ​ ​ ​‍‌‌​ ​‍​ ​‍​‍‌‌​ ‌‌‌​‌​​‍ ‍‌‍ ​‌‍‍‌‌‍ ‍‌‍‍ ‌ ​ ​‍‌‌​ ‌‌‌​​‍‌‌ ‌‍‍ ‌‍‌‌‌ ‍‌​‍‌‌​ ​ ‌​‌​​‍‌‌​ ​ ‌​‌​​‍‌‌​ ​‍​ ​‍​ ​​​ ​ ​ ‍‌​ ‍‌​ ​‍​ ‌​‌‍​‍​ ‌ ​ ​‍​ ‌ ‌‍​‍‌‍‌​​‍‌‌​ ​‍​ ​‍​‍‌‌​ ‌‌‌​‌​​‍ ‍‌‍ ‍‌‍​‌‌‍ ‌‌‍‌‌​‍‌‍‌ ​​‌‍‌‌‌ ​‍‌ ​ ‌ ​​‌‍‌‌‌‍​ ‌ ‌​‌‍‍‌‌ ‌‍‌‍‌‌​ ‌‌ ​​‌ ‌‌‌‍​‍‌‍ ​‌‍‍‌‌ ​ ‌‍‍​‌‍‌‌‌‍‌​​‍​‍‌ ‌
Stay in Touch​​​​‌ ‍ ​‍​‍‌‍ ‌ ​‍‌‍‍‌‌‍‌ ‌‍‍‌‌‍ ‍​‍​‍​ ‍‍​‍​‍‌ ​ ‌‍​‌‌‍ ‍‌‍‍‌‌ ‌​‌ ‍‌​‍ ‍‌‍‍‌‌‍ ​‍​‍​‍ ​​‍​‍‌‍‍​‌ ​‍‌‍‌‌‌‍‌‍​‍​‍​ ‍‍​‍​‍‌‍‍​‌ ‌​‌ ‌​‌ ​​‌ ​ ​ ‍‍​‍ ​‍ ‌‍​ ‌‍‍​‌‍‌‌‌‍ ​‌ ​ ‌‍‌‌‌‍​‌‌ ​​‌‍‍‌‌‍‌‌‌ ​‍‌ ​ ​‍ ‍‌ ​ ‌‍​‌‌‍ ‍‌‍‍‌‌ ‌​‌ ‍‌​‍ ‍‌ ​ ‌ ‌​‌ ‌‌‌‍‌​‌‍‍‌‌‍ ​‍ ‌‍‍‌‌‍ ‍‌ ‌​‌‍‌‌‌‍ ‍‌ ‌​​‍ ‌‍‌‌‌‍‌​‌‍‍‌‌ ‌​​‍ ‌‍ ‌‌‍ ‌‍‌​‌‍‌‌​ ‌‌ ​​‌ ​‍‌‍‌‌‌ ​ ‌‍‌‌‌‍ ‍‌ ‌​‌‍​‌‌ ‌​‌‍‍‌‌‍ ‌‍ ‍​ ‍ ‌‍‍‌‌‍‌​​ ‌‌‍‌‍‌‍ ‌‍ ‌ ‌​‌‍‌‌‌ ​‍​ ‍ ‌ ‌​‌ ‍‌‌ ​​‌‍‌‌​ ‌‌‍‌‍‌‍ ‌‍ ‌ ‌​‌‍‌‌‌ ​‍​ ‍ ‌ ​​‌‍​‌‌ ‌​‌‍‍​​ ‌‌‍​ ‌‍ ‌‍ ​‌ ‌‌‌‍ ‌‌‍ ‍‌ ​ ​‍‌‌​ ‌‌‌​​‍‌‌ ‌‍‍ ‌‍‌‌‌ ‍‌​‍‌‌​ ​ ‌​‌​​‍‌‌​ ​ ‌​‌​​‍‌‌​ ​‍​ ​‍​ ‍​‌‍​‍‌‍‌​​ ​‌‌‍​‍‌‍‌‌‌‍‌‌‌‍‌​‌‍​‌​ ​‍‌‍‌‌‌‍​‌​‍‌‌​ ​‍​ ​‍​‍‌‌​ ‌‌‌​‌​​‍ ‍‌ ‌​‌‍‍‌‌ ‌​‌‍ ​‌‍‌‌​ ‌‍​‍‌‍​‌‌ ​ ‌‍‌‌‌‌‌‌‌ ​‍‌‍ ​​ ‌‌‍‍​‌ ‌​‌ ‌​‌ ​​‌ ​ ​‍‌‌​ ​ ‌​​‌​‍‌‌​ ​‍‌​‌‍​‍‌‌​ ​‍‌​‌‍‌‍​ ‌‍‍​‌‍‌‌‌‍ ​‌ ​ ‌‍‌‌‌‍​‌‌ ​​‌‍‍‌‌‍‌‌‌ ​‍‌ ​ ​‍ ‍‌ ​ ‌‍​‌‌‍ ‍‌‍‍‌‌ ‌​‌ ‍‌​‍ ‍‌ ​ ‌ ‌​‌ ‌‌‌‍‌​‌‍‍‌‌‍ ​‍‌‍‌‍‍‌‌‍‌​​ ‌‌‍‌‍‌‍ ‌‍ ‌ ‌​‌‍‌‌‌ ​‍​‍‌‍‌ ‌​‌ ‍‌‌ ​​‌‍‌‌​ ‌‌‍‌‍‌‍ ‌‍ ‌ ‌​‌‍‌‌‌ ​‍​‍‌‍‌ ​​‌‍​‌‌ ‌​‌‍‍​​ ‌‌‍​ ‌‍ ‌‍ ​‌ ‌‌‌‍ ‌‌‍ ‍‌ ​ ​‍‌‌​ ‌‌‌​​‍‌‌ ‌‍‍ ‌‍‌‌‌ ‍‌​‍‌‌​ ​ ‌​‌​​‍‌‌​ ​ ‌​‌​​‍‌‌​ ​‍​ ​‍​ ‍​‌‍​‍‌‍‌​​ ​‌‌‍​‍‌‍‌‌‌‍‌‌‌‍‌​‌‍​‌​ ​‍‌‍‌‌‌‍​‌​‍‌‌​ ​‍​ ​‍​‍‌‌​ ‌‌‌​‌​​‍ ‍‌ ‌​‌‍‍‌‌ ‌​‌‍ ​‌‍‌‌​‍‌‍‌ ​​‌‍‌‌‌ ​‍‌ ​ ‌ ​​‌‍‌‌‌‍​ ‌ ‌​‌‍‍‌‌ ‌‍‌‍‌‌​ ‌‌ ​​‌ ‌‌‌‍​‍‌‍ ​‌‍‍‌‌ ​ ‌‍‍​‌‍‌‌‌‍‌​​‍​‍‌ ‌
News + Press​​​​‌ ‍ ​‍​‍‌‍ ‌ ​‍‌‍‍‌‌‍‌ ‌‍‍‌‌‍ ‍​‍​‍​ ‍‍​‍​‍‌ ​ ‌‍​‌‌‍ ‍‌‍‍‌‌ ‌​‌ ‍‌​‍ ‍‌‍‍‌‌‍ ​‍​‍​‍ ​​‍​‍‌‍‍​‌ ​‍‌‍‌‌‌‍‌‍​‍​‍​ ‍‍​‍​‍‌‍‍​‌ ‌​‌ ‌​‌ ​​‌ ​ ​ ‍‍​‍ ​‍ ‌‍​ ‌‍‍​‌‍‌‌‌‍ ​‌ ​ ‌‍‌‌‌‍​‌‌ ​​‌‍‍‌‌‍‌‌‌ ​‍‌ ​ ​‍ ‍‌ ​ ‌‍​‌‌‍ ‍‌‍‍‌‌ ‌​‌ ‍‌​‍ ‍‌ ​ ‌ ‌​‌ ‌‌‌‍‌​‌‍‍‌‌‍ ​‍ ‌‍‍‌‌‍ ‍‌ ‌​‌‍‌‌‌‍ ‍‌ ‌​​‍ ‌‍‌‌‌‍‌​‌‍‍‌‌ ‌​​‍ ‌‍ ‌‌‍ ‌‍‌​‌‍‌‌​ ‌‌ ​​‌ ​‍‌‍‌‌‌ ​ ‌‍‌‌‌‍ ‍‌ ‌​‌‍​‌‌ ‌​‌‍‍‌‌‍ ‌‍ ‍​ ‍ ‌‍‍‌‌‍‌​​ ‌‌‍‌‍‌‍ ‌‍ ‌ ‌​‌‍‌‌‌ ​‍​ ‍ ‌ ‌​‌ ‍‌‌ ​​‌‍‌‌​ ‌‌‍‌‍‌‍ ‌‍ ‌ ‌​‌‍‌‌‌ ​‍​ ‍ ‌ ​​‌‍​‌‌ ‌​‌‍‍​​ ‌‌‍​ ‌‍ ‌‍ ​‌ ‌‌‌‍ ‌‌‍ ‍‌ ​ ​‍‌‌​ ‌‌‌​​‍‌‌ ‌‍‍ ‌‍‌‌‌ ‍‌​‍‌‌​ ​ ‌​‌​​‍‌‌​ ​ ‌​‌​​‍‌‌​ ​‍​ ​‍​ ‍​‌‍​‍‌‍‌​​ ​‌‌‍​‍‌‍‌‌‌‍‌‌‌‍‌​‌‍​‌​ ​‍‌‍‌‌‌‍​‌​‍‌‌​ ​‍​ ​‍​‍‌‌​ ‌‌‌​‌​​‍ ‍‌‍ ​‌‍‍‌‌‍ ‍‌‍‍ ‌ ​ ​‍‌‌​ ‌‌‌​​‍‌‌ ‌‍‍ ‌‍‌‌‌ ‍‌​‍‌‌​ ​ ‌​‌​​‍‌‌​ ​ ‌​‌​​‍‌‌​ ​‍​ ​‍‌‍‌‍​ ‌‌​ ​‍​ ‍‌‌‍​‌‌‍‌​​ ‍​‌‍​‍​ ‍‌​ ​‍​ ‌​​ ​ ​‍‌‌​ ​‍​ ​‍​‍‌‌​ ‌‌‌​‌​​‍ ‍‌‍ ‍‌‍​‌‌‍ ‌‌‍‌‌​ ‌‍​‍‌‍​‌‌ ​ ‌‍‌‌‌‌‌‌‌ ​‍‌‍ ​​ ‌‌‍‍​‌ ‌​‌ ‌​‌ ​​‌ ​ ​‍‌‌​ ​ ‌​​‌​‍‌‌​ ​‍‌​‌‍​‍‌‌​ ​‍‌​‌‍‌‍​ ‌‍‍​‌‍‌‌‌‍ ​‌ ​ ‌‍‌‌‌‍​‌‌ ​​‌‍‍‌‌‍‌‌‌ ​‍‌ ​ ​‍ ‍‌ ​ ‌‍​‌‌‍ ‍‌‍‍‌‌ ‌​‌ ‍‌​‍ ‍‌ ​ ‌ ‌​‌ ‌‌‌‍‌​‌‍‍‌‌‍ ​‍‌‍‌‍‍‌‌‍‌​​ ‌‌‍‌‍‌‍ ‌‍ ‌ ‌​‌‍‌‌‌ ​‍​‍‌‍‌ ‌​‌ ‍‌‌ ​​‌‍‌‌​ ‌‌‍‌‍‌‍ ‌‍ ‌ ‌​‌‍‌‌‌ ​‍​‍‌‍‌ ​​‌‍​‌‌ ‌​‌‍‍​​ ‌‌‍​ ‌‍ ‌‍ ​‌ ‌‌‌‍ ‌‌‍ ‍‌ ​ ​‍‌‌​ ‌‌‌​​‍‌‌ ‌‍‍ ‌‍‌‌‌ ‍‌​‍‌‌​ ​ ‌​‌​​‍‌‌​ ​ ‌​‌​​‍‌‌​ ​‍​ ​‍​ ‍​‌‍​‍‌‍‌​​ ​‌‌‍​‍‌‍‌‌‌‍‌‌‌‍‌​‌‍​‌​ ​‍‌‍‌‌‌‍​‌​‍‌‌​ ​‍​ ​‍​‍‌‌​ ‌‌‌​‌​​‍ ‍‌‍ ​‌‍‍‌‌‍ ‍‌‍‍ ‌ ​ ​‍‌‌​ ‌‌‌​​‍‌‌ ‌‍‍ ‌‍‌‌‌ ‍‌​‍‌‌​ ​ ‌​‌​​‍‌‌​ ​ ‌​‌​​‍‌‌​ ​‍​ ​‍‌‍‌‍​ ‌‌​ ​‍​ ‍‌‌‍​‌‌‍‌​​ ‍​‌‍​‍​ ‍‌​ ​‍​ ‌​​ ​ ​‍‌‌​ ​‍​ ​‍​‍‌‌​ ‌‌‌​‌​​‍ ‍‌‍ ‍‌‍​‌‌‍ ‌‌‍‌‌​‍‌‍‌ ​​‌‍‌‌‌ ​‍‌ ​ ‌ ​​‌‍‌‌‌‍​ ‌ ‌​‌‍‍‌‌ ‌‍‌‍‌‌​ ‌‌ ​​‌ ‌‌‌‍​‍‌‍ ​‌‍‍‌‌ ​ ‌‍‍​‌‍‌‌‌‍‌​​‍​‍‌ ‌
@chelseapiersnyc​​​​‌ ‍ ​‍​‍‌‍ ‌ ​‍‌‍‍‌‌‍‌ ‌‍‍‌‌‍ ‍​‍​‍​ ‍‍​‍​‍‌ ​ ‌‍​‌‌‍ ‍‌‍‍‌‌ ‌​‌ ‍‌​‍ ‍‌‍‍‌‌‍ ​‍​‍​‍ ​​‍​‍‌‍‍​‌ ​‍‌‍‌‌‌‍‌‍​‍​‍​ ‍‍​‍​‍‌‍‍​‌ ‌​‌ ‌​‌ ​​‌ ​ ​ ‍‍​‍ ​‍ ‌‍​ ‌‍‍​‌‍‌‌‌‍ ​‌ ​ ‌‍‌‌‌‍​‌‌ ​​‌‍‍‌‌‍‌‌‌ ​‍‌ ​ ​‍ ‍‌ ​ ‌‍​‌‌‍ ‍‌‍‍‌‌ ‌​‌ ‍‌​‍ ‍‌ ​ ‌ ‌​‌ ‌‌‌‍‌​‌‍‍‌‌‍ ​‍ ‌‍‍‌‌‍ ‍‌ ‌​‌‍‌‌‌‍ ‍‌ ‌​​‍ ‌‍‌‌‌‍‌​‌‍‍‌‌ ‌​​‍ ‌‍ ‌‌‍ ‌‍‌​‌‍‌‌​ ‌‌ ​​‌ ​‍‌‍‌‌‌ ​ ‌‍‌‌‌‍ ‍‌ ‌​‌‍​‌‌ ‌​‌‍‍‌‌‍ ‌‍ ‍​ ‍ ‌‍‍‌‌‍‌​​ ‌‌‍‌‍‌‍ ‌‍ ‌ ‌​‌‍‌‌‌ ​‍​ ‍ ‌ ‌​‌ ‍‌‌ ​​‌‍‌‌​ ‌‌‍‌‍‌‍ ‌‍ ‌ ‌​‌‍‌‌‌ ​‍​ ‍ ‌ ​​‌‍​‌‌ ‌​‌‍‍​​ ‌‌‍​ ‌‍ ‌‍ ​‌ ‌‌‌‍ ‌‌‍ ‍‌ ​ ​‍‌‌​ ‌‌‌​​‍‌‌ ‌‍‍ ‌‍‌‌‌ ‍‌​‍‌‌​ ​ ‌​‌​​‍‌‌​ ​ ‌​‌​​‍‌‌​ ​‍​ ​‍​ ‍​‌‍​‍‌‍‌​​ ​‌‌‍​‍‌‍‌‌‌‍‌‌‌‍‌​‌‍​‌​ ​‍‌‍‌‌‌‍​‌​‍‌‌​ ​‍​ ​‍​‍‌‌​ ‌‌‌​‌​​‍ ‍‌‍ ​‌‍‍‌‌‍ ‍‌‍‍ ‌ ​ ​‍‌‌​ ‌‌‌​​‍‌‌ ‌‍‍ ‌‍‌‌‌ ‍‌​‍‌‌​ ​ ‌​‌​​‍‌‌​ ​ ‌​‌​​‍‌‌​ ​‍​ ​‍​ ‌​​ ​ ​ ​​‌‍‌‌‌‍​ ‌‍​‌​ ​​​ ‌​‌‍‌‌‌‍‌‍​ ‌​​ ‍‌​‍‌‌​ ​‍​ ​‍​‍‌‌​ ‌‌‌​‌​​‍ ‍‌‍ ‍‌‍​‌‌‍ ‌‌‍‌‌​ ‌‍​‍‌‍​‌‌ ​ ‌‍‌‌‌‌‌‌‌ ​‍‌‍ ​​ ‌‌‍‍​‌ ‌​‌ ‌​‌ ​​‌ ​ ​‍‌‌​ ​ ‌​​‌​‍‌‌​ ​‍‌​‌‍​‍‌‌​ ​‍‌​‌‍‌‍​ ‌‍‍​‌‍‌‌‌‍ ​‌ ​ ‌‍‌‌‌‍​‌‌ ​​‌‍‍‌‌‍‌‌‌ ​‍‌ ​ ​‍ ‍‌ ​ ‌‍​‌‌‍ ‍‌‍‍‌‌ ‌​‌ ‍‌​‍ ‍‌ ​ ‌ ‌​‌ ‌‌‌‍‌​‌‍‍‌‌‍ ​‍‌‍‌‍‍‌‌‍‌​​ ‌‌‍‌‍‌‍ ‌‍ ‌ ‌​‌‍‌‌‌ ​‍​‍‌‍‌ ‌​‌ ‍‌‌ ​​‌‍‌‌​ ‌‌‍‌‍‌‍ ‌‍ ‌ ‌​‌‍‌‌‌ ​‍​‍‌‍‌ ​​‌‍​‌‌ ‌​‌‍‍​​ ‌‌‍​ ‌‍ ‌‍ ​‌ ‌‌‌‍ ‌‌‍ ‍‌ ​ ​‍‌‌​ ‌‌‌​​‍‌‌ ‌‍‍ ‌‍‌‌‌ ‍‌​‍‌‌​ ​ ‌​‌​​‍‌‌​ ​ ‌​‌​​‍‌‌​ ​‍​ ​‍​ ‍​‌‍​‍‌‍‌​​ ​‌‌‍​‍‌‍‌‌‌‍‌‌‌‍‌​‌‍​‌​ ​‍‌‍‌‌‌‍​‌​‍‌‌​ ​‍​ ​‍​‍‌‌​ ‌‌‌​‌​​‍ ‍‌‍ ​‌‍‍‌‌‍ ‍‌‍‍ ‌ ​ ​‍‌‌​ ‌‌‌​​‍‌‌ ‌‍‍ ‌‍‌‌‌ ‍‌​‍‌‌​ ​ ‌​‌​​‍‌‌​ ​ ‌​‌​​‍‌‌​ ​‍​ ​‍​ ‌​​ ​ ​ ​​‌‍‌‌‌‍​ ‌‍​‌​ ​​​ ‌​‌‍‌‌‌‍‌‍​ ‌​​ ‍‌​‍‌‌​ ​‍​ ​‍​‍‌‌​ ‌‌‌​‌​​‍ ‍‌‍ ‍‌‍​‌‌‍ ‌‌‍‌‌​‍‌‍‌ ​​‌‍‌‌‌ ​‍‌ ​ ‌ ​​‌‍‌‌‌‍​ ‌ ‌​‌‍‍‌‌ ‌‍‌‍‌‌​ ‌‌ ​​‌ ‌‌‌‍​‍‌‍ ​‌‍‍‌‌ ​ ‌‍‍​‌‍‌‌‌‍‌​​‍​‍‌ ‌
@chelseapiersbrooklyn​​​​‌ ‍ ​‍​‍‌‍ ‌ ​‍‌‍‍‌‌‍‌ ‌‍‍‌‌‍ ‍​‍​‍​ ‍‍​‍​‍‌ ​ ‌‍​‌‌‍ ‍‌‍‍‌‌ ‌​‌ ‍‌​‍ ‍‌‍‍‌‌‍ ​‍​‍​‍ ​​‍​‍‌‍‍​‌ ​‍‌‍‌‌‌‍‌‍​‍​‍​ ‍‍​‍​‍‌‍‍​‌ ‌​‌ ‌​‌ ​​‌ ​ ​ ‍‍​‍ ​‍ ‌‍​ ‌‍‍​‌‍‌‌‌‍ ​‌ ​ ‌‍‌‌‌‍​‌‌ ​​‌‍‍‌‌‍‌‌‌ ​‍‌ ​ ​‍ ‍‌ ​ ‌‍​‌‌‍ ‍‌‍‍‌‌ ‌​‌ ‍‌​‍ ‍‌ ​ ‌ ‌​‌ ‌‌‌‍‌​‌‍‍‌‌‍ ​‍ ‌‍‍‌‌‍ ‍‌ ‌​‌‍‌‌‌‍ ‍‌ ‌​​‍ ‌‍‌‌‌‍‌​‌‍‍‌‌ ‌​​‍ ‌‍ ‌‌‍ ‌‍‌​‌‍‌‌​ ‌‌ ​​‌ ​‍‌‍‌‌‌ ​ ‌‍‌‌‌‍ ‍‌ ‌​‌‍​‌‌ ‌​‌‍‍‌‌‍ ‌‍ ‍​ ‍ ‌‍‍‌‌‍‌​​ ‌‌‍‌‍‌‍ ‌‍ ‌ ‌​‌‍‌‌‌ ​‍​ ‍ ‌ ‌​‌ ‍‌‌ ​​‌‍‌‌​ ‌‌‍‌‍‌‍ ‌‍ ‌ ‌​‌‍‌‌‌ ​‍​ ‍ ‌ ​​‌‍​‌‌ ‌​‌‍‍​​ ‌‌‍​ ‌‍ ‌‍ ​‌ ‌‌‌‍ ‌‌‍ ‍‌ ​ ​‍‌‌​ ‌‌‌​​‍‌‌ ‌‍‍ ‌‍‌‌‌ ‍‌​‍‌‌​ ​ ‌​‌​​‍‌‌​ ​ ‌​‌​​‍‌‌​ ​‍​ ​‍​ ‍​‌‍​‍‌‍‌​​ ​‌‌‍​‍‌‍‌‌‌‍‌‌‌‍‌​‌‍​‌​ ​‍‌‍‌‌‌‍​‌​‍‌‌​ ​‍​ ​‍​‍‌‌​ ‌‌‌​‌​​‍ ‍‌‍ ​‌‍‍‌‌‍ ‍‌‍‍ ‌ ​ ​‍‌‌​ ‌‌‌​​‍‌‌ ‌‍‍ ‌‍‌‌‌ ‍‌​‍‌‌​ ​ ‌​‌​​‍‌‌​ ​ ‌​‌​​‍‌‌​ ​‍​ ​‍​ ​ ​ ‌ ​ ‍​​ ​‌‌‍‌​​ ​‍‌‍‌​‌‍​‍‌‍‌‌​ ‌ ​ ​‍​ ​​​ ‌‍​ ‍‌​ ‌‌​ ​ ​ ​‍​ ‌​‌‍‌‍‌‍‌‍‌‍​‌​ ‌‌​ ‌‌‌‍​‍‌‍​ ‌‍‌‌​ ‌‌‌‍‌‌‌‍​ ‌‍​‌​ ‍​​ ​‍​‍‌‌​ ​‍​ ​‍​‍‌‌​ ‌‌‌​‌​​‍ ‍‌‍ ‍‌‍​‌‌‍ ‌‌‍‌‌​ ‌‍​‍‌‍​‌‌ ​ ‌‍‌‌‌‌‌‌‌ ​‍‌‍ ​​ ‌‌‍‍​‌ ‌​‌ ‌​‌ ​​‌ ​ ​‍‌‌​ ​ ‌​​‌​‍‌‌​ ​‍‌​‌‍​‍‌‌​ ​‍‌​‌‍‌‍​ ‌‍‍​‌‍‌‌‌‍ ​‌ ​ ‌‍‌‌‌‍​‌‌ ​​‌‍‍‌‌‍‌‌‌ ​‍‌ ​ ​‍ ‍‌ ​ ‌‍​‌‌‍ ‍‌‍‍‌‌ ‌​‌ ‍‌​‍ ‍‌ ​ ‌ ‌​‌ ‌‌‌‍‌​‌‍‍‌‌‍ ​‍‌‍‌‍‍‌‌‍‌​​ ‌‌‍‌‍‌‍ ‌‍ ‌ ‌​‌‍‌‌‌ ​‍​‍‌‍‌ ‌​‌ ‍‌‌ ​​‌‍‌‌​ ‌‌‍‌‍‌‍ ‌‍ ‌ ‌​‌‍‌‌‌ ​‍​‍‌‍‌ ​​‌‍​‌‌ ‌​‌‍‍​​ ‌‌‍​ ‌‍ ‌‍ ​‌ ‌‌‌‍ ‌‌‍ ‍‌ ​ ​‍‌‌​ ‌‌‌​​‍‌‌ ‌‍‍ ‌‍‌‌‌ ‍‌​‍‌‌​ ​ ‌​‌​​‍‌‌​ ​ ‌​‌​​‍‌‌​ ​‍​ ​‍​ ‍​‌‍​‍‌‍‌​​ ​‌‌‍​‍‌‍‌‌‌‍‌‌‌‍‌​‌‍​‌​ ​‍‌‍‌‌‌‍​‌​‍‌‌​ ​‍​ ​‍​‍‌‌​ ‌‌‌​‌​​‍ ‍‌‍ ​‌‍‍‌‌‍ ‍‌‍‍ ‌ ​ ​‍‌‌​ ‌‌‌​​‍‌‌ ‌‍‍ ‌‍‌‌‌ ‍‌​‍‌‌​ ​ ‌​‌​​‍‌‌​ ​ ‌​‌​​‍‌‌​ ​‍​ ​‍​ ​ ​ ‌ ​ ‍​​ ​‌‌‍‌​​ ​‍‌‍‌​‌‍​‍‌‍‌‌​ ‌ ​ ​‍​ ​​​ ‌‍​ ‍‌​ ‌‌​ ​ ​ ​‍​ ‌​‌‍‌‍‌‍‌‍‌‍​‌​ ‌‌​ ‌‌‌‍​‍‌‍​ ‌‍‌‌​ ‌‌‌‍‌‌‌‍​ ‌‍​‌​ ‍​​ ​‍​‍‌‌​ ​‍​ ​‍​‍‌‌​ ‌‌‌​‌​​‍ ‍‌‍ ‍‌‍​‌‌‍ ‌‌‍‌‌​‍‌‍‌ ​​‌‍‌‌‌ ​‍‌ ​ ‌ ​​‌‍‌‌‌‍​ ‌ ‌​‌‍‍‌‌ ‌‍‌‍‌‌​ ‌‌ ​​‌ ‌‌‌‍​‍‌‍ ​‌‍‍‌‌ ​ ‌‍‍​‌‍‌‌‌‍‌​​‍​‍‌ ‌
@chelseapiersct​​​​‌ ‍ ​‍​‍‌‍ ‌ ​‍‌‍‍‌‌‍‌ ‌‍‍‌‌‍ ‍​‍​‍​ ‍‍​‍​‍‌ ​ ‌‍​‌‌‍ ‍‌‍‍‌‌ ‌​‌ ‍‌​‍ ‍‌‍‍‌‌‍ ​‍​‍​‍ ​​‍​‍‌‍‍​‌ ​‍‌‍‌‌‌‍‌‍​‍​‍​ ‍‍​‍​‍‌‍‍​‌ ‌​‌ ‌​‌ ​​‌ ​ ​ ‍‍​‍ ​‍ ‌‍​ ‌‍‍​‌‍‌‌‌‍ ​‌ ​ ‌‍‌‌‌‍​‌‌ ​​‌‍‍‌‌‍‌‌‌ ​‍‌ ​ ​‍ ‍‌ ​ ‌‍​‌‌‍ ‍‌‍‍‌‌ ‌​‌ ‍‌​‍ ‍‌ ​ ‌ ‌​‌ ‌‌‌‍‌​‌‍‍‌‌‍ ​‍ ‌‍‍‌‌‍ ‍‌ ‌​‌‍‌‌‌‍ ‍‌ ‌​​‍ ‌‍‌‌‌‍‌​‌‍‍‌‌ ‌​​‍ ‌‍ ‌‌‍ ‌‍‌​‌‍‌‌​ ‌‌ ​​‌ ​‍‌‍‌‌‌ ​ ‌‍‌‌‌‍ ‍‌ ‌​‌‍​‌‌ ‌​‌‍‍‌‌‍ ‌‍ ‍​ ‍ ‌‍‍‌‌‍‌​​ ‌‌‍‌‍‌‍ ‌‍ ‌ ‌​‌‍‌‌‌ ​‍​ ‍ ‌ ‌​‌ ‍‌‌ ​​‌‍‌‌​ ‌‌‍‌‍‌‍ ‌‍ ‌ ‌​‌‍‌‌‌ ​‍​ ‍ ‌ ​​‌‍​‌‌ ‌​‌‍‍​​ ‌‌‍​ ‌‍ ‌‍ ​‌ ‌‌‌‍ ‌‌‍ ‍‌ ​ ​‍‌‌​ ‌‌‌​​‍‌‌ ‌‍‍ ‌‍‌‌‌ ‍‌​‍‌‌​ ​ ‌​‌​​‍‌‌​ ​ ‌​‌​​‍‌‌​ ​‍​ ​‍​ ‍​‌‍​‍‌‍‌​​ ​‌‌‍​‍‌‍‌‌‌‍‌‌‌‍‌​‌‍​‌​ ​‍‌‍‌‌‌‍​‌​‍‌‌​ ​‍​ ​‍​‍‌‌​ ‌‌‌​‌​​‍ ‍‌‍ ​‌‍‍‌‌‍ ‍‌‍‍ ‌ ​ ​‍‌‌​ ‌‌‌​​‍‌‌ ‌‍‍ ‌‍‌‌‌ ‍‌​‍‌‌​ ​ ‌​‌​​‍‌‌​ ​ ‌​‌​​‍‌‌​ ​‍​ ​‍‌‍​‌‌‍‌​​ ‌ ‌‍‌‌‌‍​ ​ ‌‌​ ‌‍​ ‌​​ ​​​ ‌ ‌‍​‍‌‍​‌‌‍‌​​ ‌‍‌‍‌‍​ ‍​​ ‍‌‌‍‌‍‌‍​‍​ ‌‍‌‍​‍​ ​​​ ‌​​ ​ ‌‍‌​‌‍​‍​ ​‌​ ‌‍​ ​ ​ ‌ ​ ​‌​ ‌‍​‍‌‌​ ​‍​ ​‍​‍‌‌​ ‌‌‌​‌​​‍ ‍‌‍ ‍‌‍​‌‌‍ ‌‌‍‌‌​ ‌‍​‍‌‍​‌‌ ​ ‌‍‌‌‌‌‌‌‌ ​‍‌‍ ​​ ‌‌‍‍​‌ ‌​‌ ‌​‌ ​​‌ ​ ​‍‌‌​ ​ ‌​​‌​‍‌‌​ ​‍‌​‌‍​‍‌‌​ ​‍‌​‌‍‌‍​ ‌‍‍​‌‍‌‌‌‍ ​‌ ​ ‌‍‌‌‌‍​‌‌ ​​‌‍‍‌‌‍‌‌‌ ​‍‌ ​ ​‍ ‍‌ ​ ‌‍​‌‌‍ ‍‌‍‍‌‌ ‌​‌ ‍‌​‍ ‍‌ ​ ‌ ‌​‌ ‌‌‌‍‌​‌‍‍‌‌‍ ​‍‌‍‌‍‍‌‌‍‌​​ ‌‌‍‌‍‌‍ ‌‍ ‌ ‌​‌‍‌‌‌ ​‍​‍‌‍‌ ‌​‌ ‍‌‌ ​​‌‍‌‌​ ‌‌‍‌‍‌‍ ‌‍ ‌ ‌​‌‍‌‌‌ ​‍​‍‌‍‌ ​​‌‍​‌‌ ‌​‌‍‍​​ ‌‌‍​ ‌‍ ‌‍ ​‌ ‌‌‌‍ ‌‌‍ ‍‌ ​ ​‍‌‌​ ‌‌‌​​‍‌‌ ‌‍‍ ‌‍‌‌‌ ‍‌​‍‌‌​ ​ ‌​‌​​‍‌‌​ ​ ‌​‌​​‍‌‌​ ​‍​ ​‍​ ‍​‌‍​‍‌‍‌​​ ​‌‌‍​‍‌‍‌‌‌‍‌‌‌‍‌​‌‍​‌​ ​‍‌‍‌‌‌‍​‌​‍‌‌​ ​‍​ ​‍​‍‌‌​ ‌‌‌​‌​​‍ ‍‌‍ ​‌‍‍‌‌‍ ‍‌‍‍ ‌ ​ ​‍‌‌​ ‌‌‌​​‍‌‌ ‌‍‍ ‌‍‌‌‌ ‍‌​‍‌‌​ ​ ‌​‌​​‍‌‌​ ​ ‌​‌​​‍‌‌​ ​‍​ ​‍‌‍​‌‌‍‌​​ ‌ ‌‍‌‌‌‍​ ​ ‌‌​ ‌‍​ ‌​​ ​​​ ‌ ‌‍​‍‌‍​‌‌‍‌​​ ‌‍‌‍‌‍​ ‍​​ ‍‌‌‍‌‍‌‍​‍​ ‌‍‌‍​‍​ ​​​ ‌​​ ​ ‌‍‌​‌‍​‍​ ​‌​ ‌‍​ ​ ​ ‌ ​ ​‌​ ‌‍​‍‌‌​ ​‍​ ​‍​‍‌‌​ ‌‌‌​‌​​‍ ‍‌‍ ‍‌‍​‌‌‍ ‌‌‍‌‌​‍‌‍‌ ​​‌‍‌‌‌ ​‍‌ ​ ‌ ​​‌‍‌‌‌‍​ ‌ ‌​‌‍‍‌‌ ‌‍‌‍‌‌​ ‌‌ ​​‌ ‌‌‌‍​‍‌‍ ​‌‍‍‌‌ ​ ‌‍‍​‌‍‌‌‌‍‌​​‍​‍‌ ‌